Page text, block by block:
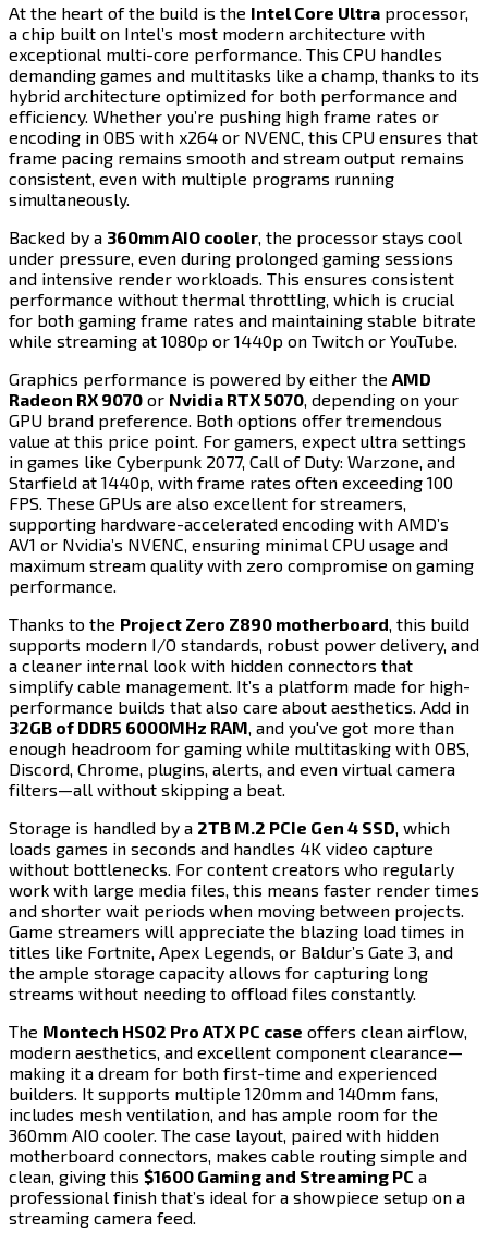
At the heart of the build is the ​​​​‌ ‍ ​‍​‍‌‍ ‌ ​‍‌‍‍‌‌‍‌ ‌‍‍‌‌‍ ‍​‍​‍​ ‍‍​‍​‍‌ ​ ‌‍​‌‌‍ ‍‌‍‍‌‌ ‌​‌ ‍‌​‍ ‍‌‍‍‌‌‍ ​‍​‍​‍ ​​‍​‍‌‍‍​‌ ​‍‌‍‌‌‌‍‌‍​‍​‍​ ‍‍​‍​‍​‍ ‌‍​‌‌‍‌​‌‍ ‌‌‍‍‌‌‍ ‍​‍ ‌‍‍‌‌‍ ‍‌ ‌​‌‍‌‌‌‍ ‍‌ ‌​​‍ ‌‍‌‌‌‍‌​‌‍‍‌‌ ‌​​‍ ‌‍ ‌‌‍ ‌‍‌​‌‍‌‌​ ‌‌ ​​‌ ​‍‌‍‌‌‌ ​ ‌‍‌‌‌‍ ‍‌ ‌​‌‍​‌‌ ‌​‌‍‍‌‌‍ ‌‍ ‍​ ‍ ‌‍‍‌‌‍‌​​ ‌​ ​‌​ ‌​​ ‍‌‌‍‌​‌‍‌‍​ ‌‍​ ​‌‌‍‌​​‍ ‌​ ​‌​ ​‌​ ‌ ‌‍​‌​‍ ‌​ ‌​‌‍‌‍​ ‌ ​ ​‍​‍ ‌‌‍​‌​ ​‌‌‍‌‍​ ‌‌​‍ ‌​ ‌​​ ‌‍​ ​‍​ ‌ ​ ‌‍‌‍​‌​ ‌​​ ​‍‌‍‌‍​ ‌‌‌‍‌‍‌‍‌​​ ‍ ‌ ‌​‌ ‍‌‌ ​​‌‍‌‌​ ‌‌‍​‍‌ ‌‌‌‍‍‌‌‍ ​‌‍‌​​ ‍ ‌ ​​‌‍​‌‌ ‌​‌‍‍​​ ‌‌‍‍‌​ ​‌​ ‍​‌‍ ‍‌‌ ‌‍ ​‌‍ ‌‍ ‍‌‍‌ ‌‌ ‌‍‌​‌‍‌‌‌ ​ ‌‍​ ​‍‌‌​ ‌‌‌​​‍‌‌ ‌‍‍ ‌‍‌‌‌ ‍‌​‍‌‌​ ​ ‌​‌​​‍‌‌​ ​ ‌​‌​​‍‌‌​ ​‍​ ​‍‌‍‌‌‌‍ ‍​‍‌‌​ ​‍​ ​‍​‍‌‌​ ‌‌‌​‌​​‍ ‍‌ ‌‍‌‍​‌‌‍ ​‌ ‌‌‌‍‌‌​‍‌‌​ ‌‌‌​​‍‌‌ ‌‍‍ ‌‍‌‌‌ ‍‌​‍‌‌​ ​ ‌​‌​​‍‌‌​ ​ ‌​‌​​‍‌‌​ ​‍​ ​‍​ ‍‌​ ‌‌‌‍​‍‌‍‌​​ ‌​​ ‌‍​ ‌‍​ ‍​‌‍‌‍​ ​‍​ ​​‌‍‌‌​‍‌‌​ ​‍​ ​‍​‍‌‌​ ‌‌‌​‌​​‍ ‍‌‍​ ‌‍‍​‌‍‍‌‌‍ ​‌‍‌​‌ ​‍‌‍‌‌‌‍ ‍​‍‌‌​ ‌‌‌​​‍‌‌ ‌‍‍ ‌‍‌‌‌ ‍‌​‍‌‌​ ​ ‌​‌​​‍‌‌​ ​ ‌​‌​​‍‌‌​ ​‍​ ​‍​ ​ ​ ‌​​ ​‌​ ​‍​ ‍​‌‍​‌​ ​ ​ ‌‍​ ‌‌‌‍​ ​ ‌​​ ‌ ​‍‌‌​ ​‍​ ​‍​‍‌‌​ ‌‌‌​‌​​‍ ‍‌ ‌​‌‍‌‌‌ ‍​‌ ‌​​ ‌‍​‍‌‍​‌‌ ​ ‌‍‌‌‌‌‌‌‌ ​‍‌‍ ​​ ‌​‍‌‌​ ​‍‌​‌‍‌‍​‌‌‍‌​‌‍ ‌‌‍‍‌‌‍ ‍​‍‌‍‌‍‍‌‌‍‌​​ ‌​ ​‌​ ‌​​ ‍‌‌‍‌​‌‍‌‍​ ‌‍​ ​‌‌‍‌​​‍ ‌​ ​‌​ ​‌​ ‌ ‌‍​‌​‍ ‌​ ‌​‌‍‌‍​ ‌ ​ ​‍​‍ ‌‌‍​‌​ ​‌‌‍‌‍​ ‌‌​‍ ‌​ ‌​​ ‌‍​ ​‍​ ‌ ​ ‌‍‌‍​‌​ ‌​​ ​‍‌‍‌‍​ ‌‌‌‍‌‍‌‍‌​​‍‌‍‌ ‌​‌ ‍‌‌ ​​‌‍‌‌​ ‌‌‍​‍‌ ‌‌‌‍‍‌‌‍ ​‌‍‌​​‍‌‍‌ ​​‌‍​‌‌ ‌​‌‍‍​​ ‌‌‍‍‌​ ​‌​ ‍​‌‍ ‍‌‌ ‌‍ ​‌‍ ‌‍ ‍‌‍‌ ‌‌ ‌‍‌​‌‍‌‌‌ ​ ‌‍​ ​‍‌‌​ ‌‌‌​​‍‌‌ ‌‍‍ ‌‍‌‌‌ ‍‌​‍‌‌​ ​ ‌​‌​​‍‌‌​ ​ ‌​‌​​‍‌‌​ ​‍​ ​‍‌‍‌‌‌‍ ‍​‍‌‌​ ​‍​ ​‍​‍‌‌​ ‌‌‌​‌​​‍ ‍‌ ‌‍‌‍​‌‌‍ ​‌ ‌‌‌‍‌‌​‍‌‌​ ‌‌‌​​‍‌‌ ‌‍‍ ‌‍‌‌‌ ‍‌​‍‌‌​ ​ ‌​‌​​‍‌‌​ ​ ‌​‌​​‍‌‌​ ​‍​ ​‍​ ‍‌​ ‌‌‌‍​‍‌‍‌​​ ‌​​ ‌‍​ ‌‍​ ‍​‌‍‌‍​ ​‍​ ​​‌‍‌‌​‍‌‌​ ​‍​ ​‍​‍‌‌​ ‌‌‌​‌​​‍ ‍‌‍​ ‌‍‍​‌‍‍‌‌‍ ​‌‍‌​‌ ​‍‌‍‌‌‌‍ ‍​‍‌‌​ ‌‌‌​​‍‌‌ ‌‍‍ ‌‍‌‌‌ ‍‌​‍‌‌​ ​ ‌​‌​​‍‌‌​ ​ ‌​‌​​‍‌‌​ ​‍​ ​‍​ ​ ​ ‌​​ ​‌​ ​‍​ ‍​‌‍​‌​ ​ ​ ‌‍​ ‌‌‌‍​ ​ ‌​​ ‌ ​‍‌‌​ ​‍​ ​‍​‍‌‌​ ‌‌‌​‌​​‍ ‍‌ ‌​‌‍‌‌‌ ‍​‌ ‌​​‍‌‍‌ ​​‌‍‌‌‌ ​‍‌ ​ ‌ ​​‌‍‌‌‌‍​ ‌ ‌​‌‍‍‌‌ ‌‍‌‍‌‌​ ‌‌ ​​‌ ‌‌‌‍​‍‌‍ ​‌‍‍‌‌ ​ ‌‍‍​‌‍‌‌‌‍‌​​‍​‍‌ ‌ Intel Core Ultra​​​​‌ ‍ ​‍​‍‌‍ ‌ ​‍‌‍‍‌‌‍‌ ‌‍‍‌‌‍ ‍​‍​‍​ ‍‍​‍​‍‌ ​ ‌‍​‌‌‍ ‍‌‍‍‌‌ ‌​‌ ‍‌​‍ ‍‌‍‍‌‌‍ ​‍​‍​‍ ​​‍​‍‌‍‍​‌ ​‍‌‍‌‌‌‍‌‍​‍​‍​ ‍‍​‍​‍​‍ ‌‍​‌‌‍‌​‌‍ ‌‌‍‍‌‌‍ ‍​‍ ‌‍‍‌‌‍ ‍‌ ‌​‌‍‌‌‌‍ ‍‌ ‌​​‍ ‌‍‌‌‌‍‌​‌‍‍‌‌ ‌​​‍ ‌‍ ‌‌‍ ‌‍‌​‌‍‌‌​ ‌‌ ​​‌ ​‍‌‍‌‌‌ ​ ‌‍‌‌‌‍ ‍‌ ‌​‌‍​‌‌ ‌​‌‍‍‌‌‍ ‌‍ ‍​ ‍ ‌‍‍‌‌‍‌​​ ‌​ ​‌​ ‌​​ ‍‌‌‍‌​‌‍‌‍​ ‌‍​ ​‌‌‍‌​​‍ ‌​ ​‌​ ​‌​ ‌ ‌‍​‌​‍ ‌​ ‌​‌‍‌‍​ ‌ ​ ​‍​‍ ‌‌‍​‌​ ​‌‌‍‌‍​ ‌‌​‍ ‌​ ‌​​ ‌‍​ ​‍​ ‌ ​ ‌‍‌‍​‌​ ‌​​ ​‍‌‍‌‍​ ‌‌‌‍‌‍‌‍‌​​ ‍ ‌ ‌​‌ ‍‌‌ ​​‌‍‌‌​ ‌‌‍​‍‌ ‌‌‌‍‍‌‌‍ ​‌‍‌​​ ‍ ‌ ​​‌‍​‌‌ ‌​‌‍‍​​ ‌‌‍‍‌​ ​‌​ ‍​‌‍ ‍‌‌ ‌‍ ​‌‍ ‌‍ ‍‌‍‌ ‌‌ ‌‍‌​‌‍‌‌‌ ​ ‌‍​ ​‍‌‌​ ‌‌‌​​‍‌‌ ‌‍‍ ‌‍‌‌‌ ‍‌​‍‌‌​ ​ ‌​‌​​‍‌‌​ ​ ‌​‌​​‍‌‌​ ​‍​ ​‍‌‍‌‌‌‍ ‍​‍‌‌​ ​‍​ ​‍​‍‌‌​ ‌‌‌​‌​​‍ ‍‌ ‌‍‌‍​‌‌‍ ​‌ ‌‌‌‍‌‌​‍‌‌​ ‌‌‌​​‍‌‌ ‌‍‍ ‌‍‌‌‌ ‍‌​‍‌‌​ ​ ‌​‌​​‍‌‌​ ​ ‌​‌​​‍‌‌​ ​‍​ ​‍​ ‍‌​ ‌‌‌‍​‍‌‍‌​​ ‌​​ ‌‍​ ‌‍​ ‍​‌‍‌‍​ ​‍​ ​​‌‍‌‌​‍‌‌​ ​‍​ ​‍​‍‌‌​ ‌‌‌​‌​​‍ ‍‌‍​ ‌‍‍​‌‍‍‌‌‍ ​‌‍‌​‌ ​‍‌‍‌‌‌‍ ‍​‍‌‌​ ‌‌‌​​‍‌‌ ‌‍‍ ‌‍‌‌‌ ‍‌​‍‌‌​ ​ ‌​‌​​‍‌‌​ ​ ‌​‌​​‍‌‌​ ​‍​ ​‍​ ‌​​ ​​‌‍​‌‌‍‌‍​ ‌​​ ‌‌​ ‌ ​ ‍​​ ‌​‌‍​‌‌‍‌‍​ ‌​​‍‌‌​ ​‍​ ​‍​‍‌‌​ ‌‌‌​‌​​‍ ‍‌ ‌​‌‍‌‌‌ ‍​‌ ‌​​ ‌‍​‍‌‍​‌‌ ​ ‌‍‌‌‌‌‌‌‌ ​‍‌‍ ​​ ‌​‍‌‌​ ​‍‌​‌‍‌‍​‌‌‍‌​‌‍ ‌‌‍‍‌‌‍ ‍​‍‌‍‌‍‍‌‌‍‌​​ ‌​ ​‌​ ‌​​ ‍‌‌‍‌​‌‍‌‍​ ‌‍​ ​‌‌‍‌​​‍ ‌​ ​‌​ ​‌​ ‌ ‌‍​‌​‍ ‌​ ‌​‌‍‌‍​ ‌ ​ ​‍​‍ ‌‌‍​‌​ ​‌‌‍‌‍​ ‌‌​‍ ‌​ ‌​​ ‌‍​ ​‍​ ‌ ​ ‌‍‌‍​‌​ ‌​​ ​‍‌‍‌‍​ ‌‌‌‍‌‍‌‍‌​​‍‌‍‌ ‌​‌ ‍‌‌ ​​‌‍‌‌​ ‌‌‍​‍‌ ‌‌‌‍‍‌‌‍ ​‌‍‌​​‍‌‍‌ ​​‌‍​‌‌ ‌​‌‍‍​​ ‌‌‍‍‌​ ​‌​ ‍​‌‍ ‍‌‌ ‌‍ ​‌‍ ‌‍ ‍‌‍‌ ‌‌ ‌‍‌​‌‍‌‌‌ ​ ‌‍​ ​‍‌‌​ ‌‌‌​​‍‌‌ ‌‍‍ ‌‍‌‌‌ ‍‌​‍‌‌​ ​ ‌​‌​​‍‌‌​ ​ ‌​‌​​‍‌‌​ ​‍​ ​‍‌‍‌‌‌‍ ‍​‍‌‌​ ​‍​ ​‍​‍‌‌​ ‌‌‌​‌​​‍ ‍‌ ‌‍‌‍​‌‌‍ ​‌ ‌‌‌‍‌‌​‍‌‌​ ‌‌‌​​‍‌‌ ‌‍‍ ‌‍‌‌‌ ‍‌​‍‌‌​ ​ ‌​‌​​‍‌‌​ ​ ‌​‌​​‍‌‌​ ​‍​ ​‍​ ‍‌​ ‌‌‌‍​‍‌‍‌​​ ‌​​ ‌‍​ ‌‍​ ‍​‌‍‌‍​ ​‍​ ​​‌‍‌‌​‍‌‌​ ​‍​ ​‍​‍‌‌​ ‌‌‌​‌​​‍ ‍‌‍​ ‌‍‍​‌‍‍‌‌‍ ​‌‍‌​‌ ​‍‌‍‌‌‌‍ ‍​‍‌‌​ ‌‌‌​​‍‌‌ ‌‍‍ ‌‍‌‌‌ ‍‌​‍‌‌​ ​ ‌​‌​​‍‌‌​ ​ ‌​‌​​‍‌‌​ ​‍​ ​‍​ ‌​​ ​​‌‍​‌‌‍‌‍​ ‌​​ ‌‌​ ‌ ​ ‍​​ ‌​‌‍​‌‌‍‌‍​ ‌​​‍‌‌​ ​‍​ ​‍​‍‌‌​ ‌‌‌​‌​​‍ ‍‌ ‌​‌‍‌‌‌ ‍​‌ ‌​​‍‌‍‌ ​​‌‍‌‌‌ ​‍‌ ​ ‌ ​​‌‍‌‌‌‍​ ‌ ‌​‌‍‍‌‌ ‌‍‌‍‌‌​ ‌‌ ​​‌ ‌‌‌‍​‍‌‍ ​‌‍‍‌‌ ​ ‌‍‍​‌‍‌‌‌‍‌​​‍​‍‌ ‌ processor,
a chip built on Intel’s most modern architecture with
exceptional multi-core performance. This CPU handles
demanding games and multitasks like a champ, thanks to its
hybrid architecture optimized for both performance and
efficiency. Whether you’re pushing high frame rates or
encoding in OBS with x264 or NVENC, this CPU ensures that
frame pacing remains smooth and stream output remains
consistent, even with multiple programs running
simultaneously.​​​​‌ ‍ ​‍​‍‌‍ ‌ ​‍‌‍‍‌‌‍‌ ‌‍‍‌‌‍ ‍​‍​‍​ ‍‍​‍​‍‌ ​ ‌‍​‌‌‍ ‍‌‍‍‌‌ ‌​‌ ‍‌​‍ ‍‌‍‍‌‌‍ ​‍​‍​‍ ​​‍​‍‌‍‍​‌ ​‍‌‍‌‌‌‍‌‍​‍​‍​ ‍‍​‍​‍​‍ ‌‍​‌‌‍‌​‌‍ ‌‌‍‍‌‌‍ ‍​‍ ‌‍‍‌‌‍ ‍‌ ‌​‌‍‌‌‌‍ ‍‌ ‌​​‍ ‌‍‌‌‌‍‌​‌‍‍‌‌ ‌​​‍ ‌‍ ‌‌‍ ‌‍‌​‌‍‌‌​ ‌‌ ​​‌ ​‍‌‍‌‌‌ ​ ‌‍‌‌‌‍ ‍‌ ‌​‌‍​‌‌ ‌​‌‍‍‌‌‍ ‌‍ ‍​ ‍ ‌‍‍‌‌‍‌​​ ‌​ ​‌​ ‌​​ ‍‌‌‍‌​‌‍‌‍​ ‌‍​ ​‌‌‍‌​​‍ ‌​ ​‌​ ​‌​ ‌ ‌‍​‌​‍ ‌​ ‌​‌‍‌‍​ ‌ ​ ​‍​‍ ‌‌‍​‌​ ​‌‌‍‌‍​ ‌‌​‍ ‌​ ‌​​ ‌‍​ ​‍​ ‌ ​ ‌‍‌‍​‌​ ‌​​ ​‍‌‍‌‍​ ‌‌‌‍‌‍‌‍‌​​ ‍ ‌ ‌​‌ ‍‌‌ ​​‌‍‌‌​ ‌‌‍​‍‌ ‌‌‌‍‍‌‌‍ ​‌‍‌​​ ‍ ‌ ​​‌‍​‌‌ ‌​‌‍‍​​ ‌‌‍‍‌​ ​‌​ ‍​‌‍ ‍‌‌ ‌‍ ​‌‍ ‌‍ ‍‌‍‌ ‌‌ ‌‍‌​‌‍‌‌‌ ​ ‌‍​ ​‍‌‌​ ‌‌‌​​‍‌‌ ‌‍‍ ‌‍‌‌‌ ‍‌​‍‌‌​ ​ ‌​‌​​‍‌‌​ ​ ‌​‌​​‍‌‌​ ​‍​ ​‍‌‍‌‌‌‍ ‍​‍‌‌​ ​‍​ ​‍​‍‌‌​ ‌‌‌​‌​​‍ ‍‌ ‌‍‌‍​‌‌‍ ​‌ ‌‌‌‍‌‌​‍‌‌​ ‌‌‌​​‍‌‌ ‌‍‍ ‌‍‌‌‌ ‍‌​‍‌‌​ ​ ‌​‌​​‍‌‌​ ​ ‌​‌​​‍‌‌​ ​‍​ ​‍​ ‍‌​ ‌‌‌‍​‍‌‍‌​​ ‌​​ ‌‍​ ‌‍​ ‍​‌‍‌‍​ ​‍​ ​​‌‍‌‌​‍‌‌​ ​‍​ ​‍​‍‌‌​ ‌‌‌​‌​​‍ ‍‌‍​ ‌‍‍​‌‍‍‌‌‍ ​‌‍‌​‌ ​‍‌‍‌‌‌‍ ‍​‍‌‌​ ‌‌‌​​‍‌‌ ‌‍‍ ‌‍‌‌‌ ‍‌​‍‌‌​ ​ ‌​‌​​‍‌‌​ ​ ‌​‌​​‍‌‌​ ​‍​ ​‍‌‍‌‍‌‍‌‍‌‍‌​‌‍‌‌‌‍‌‍‌‍‌‍‌‍​‌‌‍‌‌‌‍​ ​ ‌‌​ ​​​ ‌‍​‍‌‌​ ​‍​ ​‍​‍‌‌​ ‌‌‌​‌​​‍ ‍‌ ‌​‌‍‌‌‌ ‍​‌ ‌​​ ‌‍​‍‌‍​‌‌ ​ ‌‍‌‌‌‌‌‌‌ ​‍‌‍ ​​ ‌​‍‌‌​ ​‍‌​‌‍‌‍​‌‌‍‌​‌‍ ‌‌‍‍‌‌‍ ‍​‍‌‍‌‍‍‌‌‍‌​​ ‌​ ​‌​ ‌​​ ‍‌‌‍‌​‌‍‌‍​ ‌‍​ ​‌‌‍‌​​‍ ‌​ ​‌​ ​‌​ ‌ ‌‍​‌​‍ ‌​ ‌​‌‍‌‍​ ‌ ​ ​‍​‍ ‌‌‍​‌​ ​‌‌‍‌‍​ ‌‌​‍ ‌​ ‌​​ ‌‍​ ​‍​ ‌ ​ ‌‍‌‍​‌​ ‌​​ ​‍‌‍‌‍​ ‌‌‌‍‌‍‌‍‌​​‍‌‍‌ ‌​‌ ‍‌‌ ​​‌‍‌‌​ ‌‌‍​‍‌ ‌‌‌‍‍‌‌‍ ​‌‍‌​​‍‌‍‌ ​​‌‍​‌‌ ‌​‌‍‍​​ ‌‌‍‍‌​ ​‌​ ‍​‌‍ ‍‌‌ ‌‍ ​‌‍ ‌‍ ‍‌‍‌ ‌‌ ‌‍‌​‌‍‌‌‌ ​ ‌‍​ ​‍‌‌​ ‌‌‌​​‍‌‌ ‌‍‍ ‌‍‌‌‌ ‍‌​‍‌‌​ ​ ‌​‌​​‍‌‌​ ​ ‌​‌​​‍‌‌​ ​‍​ ​‍‌‍‌‌‌‍ ‍​‍‌‌​ ​‍​ ​‍​‍‌‌​ ‌‌‌​‌​​‍ ‍‌ ‌‍‌‍​‌‌‍ ​‌ ‌‌‌‍‌‌​‍‌‌​ ‌‌‌​​‍‌‌ ‌‍‍ ‌‍‌‌‌ ‍‌​‍‌‌​ ​ ‌​‌​​‍‌‌​ ​ ‌​‌​​‍‌‌​ ​‍​ ​‍​ ‍‌​ ‌‌‌‍​‍‌‍‌​​ ‌​​ ‌‍​ ‌‍​ ‍​‌‍‌‍​ ​‍​ ​​‌‍‌‌​‍‌‌​ ​‍​ ​‍​‍‌‌​ ‌‌‌​‌​​‍ ‍‌‍​ ‌‍‍​‌‍‍‌‌‍ ​‌‍‌​‌ ​‍‌‍‌‌‌‍ ‍​‍‌‌​ ‌‌‌​​‍‌‌ ‌‍‍ ‌‍‌‌‌ ‍‌​‍‌‌​ ​ ‌​‌​​‍‌‌​ ​ ‌​‌​​‍‌‌​ ​‍​ ​‍‌‍‌‍‌‍‌‍‌‍‌​‌‍‌‌‌‍‌‍‌‍‌‍‌‍​‌‌‍‌‌‌‍​ ​ ‌‌​ ​​​ ‌‍​‍‌‌​ ​‍​ ​‍​‍‌‌​ ‌‌‌​‌​​‍ ‍‌ ‌​‌‍‌‌‌ ‍​‌ ‌​​‍‌‍‌ ​​‌‍‌‌‌ ​‍‌ ​ ‌ ​​‌‍‌‌‌‍​ ‌ ‌​‌‍‍‌‌ ‌‍‌‍‌‌​ ‌‌ ​​‌ ‌‌‌‍​‍‌‍ ​‌‍‍‌‌ ​ ‌‍‍​‌‍‌‌‌‍‌​​‍​‍‌ ‌
Backed by a ​​​​‌ ‍ ​‍​‍‌‍ ‌ ​‍‌‍‍‌‌‍‌ ‌‍‍‌‌‍ ‍​‍​‍​ ‍‍​‍​‍‌ ​ ‌‍​‌‌‍ ‍‌‍‍‌‌ ‌​‌ ‍‌​‍ ‍‌‍‍‌‌‍ ​‍​‍​‍ ​​‍​‍‌‍‍​‌ ​‍‌‍‌‌‌‍‌‍​‍​‍​ ‍‍​‍​‍​‍ ‌‍​‌‌‍‌​‌‍ ‌‌‍‍‌‌‍ ‍​‍ ‌‍‍‌‌‍ ‍‌ ‌​‌‍‌‌‌‍ ‍‌ ‌​​‍ ‌‍‌‌‌‍‌​‌‍‍‌‌ ‌​​‍ ‌‍ ‌‌‍ ‌‍‌​‌‍‌‌​ ‌‌ ​​‌ ​‍‌‍‌‌‌ ​ ‌‍‌‌‌‍ ‍‌ ‌​‌‍​‌‌ ‌​‌‍‍‌‌‍ ‌‍ ‍​ ‍ ‌‍‍‌‌‍‌​​ ‌​ ​‌​ ‌​​ ‍‌‌‍‌​‌‍‌‍​ ‌‍​ ​‌‌‍‌​​‍ ‌​ ​‌​ ​‌​ ‌ ‌‍​‌​‍ ‌​ ‌​‌‍‌‍​ ‌ ​ ​‍​‍ ‌‌‍​‌​ ​‌‌‍‌‍​ ‌‌​‍ ‌​ ‌​​ ‌‍​ ​‍​ ‌ ​ ‌‍‌‍​‌​ ‌​​ ​‍‌‍‌‍​ ‌‌‌‍‌‍‌‍‌​​ ‍ ‌ ‌​‌ ‍‌‌ ​​‌‍‌‌​ ‌‌‍​‍‌ ‌‌‌‍‍‌‌‍ ​‌‍‌​​ ‍ ‌ ​​‌‍​‌‌ ‌​‌‍‍​​ ‌‌‍‍‌​ ​‌​ ‍​‌‍ ‍‌‌ ‌‍ ​‌‍ ‌‍ ‍‌‍‌ ‌‌ ‌‍‌​‌‍‌‌‌ ​ ‌‍​ ​‍‌‌​ ‌‌‌​​‍‌‌ ‌‍‍ ‌‍‌‌‌ ‍‌​‍‌‌​ ​ ‌​‌​​‍‌‌​ ​ ‌​‌​​‍‌‌​ ​‍​ ​‍‌‍‌‌‌‍ ‍​‍‌‌​ ​‍​ ​‍​‍‌‌​ ‌‌‌​‌​​‍ ‍‌ ‌‍‌‍​‌‌‍ ​‌ ‌‌‌‍‌‌​‍‌‌​ ‌‌‌​​‍‌‌ ‌‍‍ ‌‍‌‌‌ ‍‌​‍‌‌​ ​ ‌​‌​​‍‌‌​ ​ ‌​‌​​‍‌‌​ ​‍​ ​‍‌‍​ ​ ​‍​ ​​‌‍​‌‌‍​‍‌‍​ ‌‍‌​​ ‌‌‌‍‌​​ ‍​​ ‍​​ ‌ ​‍‌‌​ ​‍​ ​‍​‍‌‌​ ‌‌‌​‌​​‍ ‍‌‍​ ‌‍‍​‌‍‍‌‌‍ ​‌‍‌​‌ ​‍‌‍‌‌‌‍ ‍​‍‌‌​ ‌‌‌​​‍‌‌ ‌‍‍ ‌‍‌‌‌ ‍‌​‍‌‌​ ​ ‌​‌​​‍‌‌​ ​ ‌​‌​​‍‌‌​ ​‍​ ​‍​ ​ ​ ​ ‌‍​ ​ ​​​ ​ ​ ‌ ‌‍‌‍​ ‌ ‌‍‌‍‌‍‌​​ ​​‌‍​‍​‍‌‌​ ​‍​ ​‍​‍‌‌​ ‌‌‌​‌​​‍ ‍‌ ‌​‌‍‌‌‌ ‍​‌ ‌​​ ‌‍​‍‌‍​‌‌ ​ ‌‍‌‌‌‌‌‌‌ ​‍‌‍ ​​ ‌​‍‌‌​ ​‍‌​‌‍‌‍​‌‌‍‌​‌‍ ‌‌‍‍‌‌‍ ‍​‍‌‍‌‍‍‌‌‍‌​​ ‌​ ​‌​ ‌​​ ‍‌‌‍‌​‌‍‌‍​ ‌‍​ ​‌‌‍‌​​‍ ‌​ ​‌​ ​‌​ ‌ ‌‍​‌​‍ ‌​ ‌​‌‍‌‍​ ‌ ​ ​‍​‍ ‌‌‍​‌​ ​‌‌‍‌‍​ ‌‌​‍ ‌​ ‌​​ ‌‍​ ​‍​ ‌ ​ ‌‍‌‍​‌​ ‌​​ ​‍‌‍‌‍​ ‌‌‌‍‌‍‌‍‌​​‍‌‍‌ ‌​‌ ‍‌‌ ​​‌‍‌‌​ ‌‌‍​‍‌ ‌‌‌‍‍‌‌‍ ​‌‍‌​​‍‌‍‌ ​​‌‍​‌‌ ‌​‌‍‍​​ ‌‌‍‍‌​ ​‌​ ‍​‌‍ ‍‌‌ ‌‍ ​‌‍ ‌‍ ‍‌‍‌ ‌‌ ‌‍‌​‌‍‌‌‌ ​ ‌‍​ ​‍‌‌​ ‌‌‌​​‍‌‌ ‌‍‍ ‌‍‌‌‌ ‍‌​‍‌‌​ ​ ‌​‌​​‍‌‌​ ​ ‌​‌​​‍‌‌​ ​‍​ ​‍‌‍‌‌‌‍ ‍​‍‌‌​ ​‍​ ​‍​‍‌‌​ ‌‌‌​‌​​‍ ‍‌ ‌‍‌‍​‌‌‍ ​‌ ‌‌‌‍‌‌​‍‌‌​ ‌‌‌​​‍‌‌ ‌‍‍ ‌‍‌‌‌ ‍‌​‍‌‌​ ​ ‌​‌​​‍‌‌​ ​ ‌​‌​​‍‌‌​ ​‍​ ​‍‌‍​ ​ ​‍​ ​​‌‍​‌‌‍​‍‌‍​ ‌‍‌​​ ‌‌‌‍‌​​ ‍​​ ‍​​ ‌ ​‍‌‌​ ​‍​ ​‍​‍‌‌​ ‌‌‌​‌​​‍ ‍‌‍​ ‌‍‍​‌‍‍‌‌‍ ​‌‍‌​‌ ​‍‌‍‌‌‌‍ ‍​‍‌‌​ ‌‌‌​​‍‌‌ ‌‍‍ ‌‍‌‌‌ ‍‌​‍‌‌​ ​ ‌​‌​​‍‌‌​ ​ ‌​‌​​‍‌‌​ ​‍​ ​‍​ ​ ​ ​ ‌‍​ ​ ​​​ ​ ​ ‌ ‌‍‌‍​ ‌ ‌‍‌‍‌‍‌​​ ​​‌‍​‍​‍‌‌​ ​‍​ ​‍​‍‌‌​ ‌‌‌​‌​​‍ ‍‌ ‌​‌‍‌‌‌ ‍​‌ ‌​​‍‌‍‌ ​​‌‍‌‌‌ ​‍‌ ​ ‌ ​​‌‍‌‌‌‍​ ‌ ‌​‌‍‍‌‌ ‌‍‌‍‌‌​ ‌‌ ​​‌ ‌‌‌‍​‍‌‍ ​‌‍‍‌‌ ​ ‌‍‍​‌‍‌‌‌‍‌​​‍​‍‌ ‌ 360mm AIO cooler​​​​‌ ‍ ​‍​‍‌‍ ‌ ​‍‌‍‍‌‌‍‌ ‌‍‍‌‌‍ ‍​‍​‍​ ‍‍​‍​‍‌ ​ ‌‍​‌‌‍ ‍‌‍‍‌‌ ‌​‌ ‍‌​‍ ‍‌‍‍‌‌‍ ​‍​‍​‍ ​​‍​‍‌‍‍​‌ ​‍‌‍‌‌‌‍‌‍​‍​‍​ ‍‍​‍​‍​‍ ‌‍​‌‌‍‌​‌‍ ‌‌‍‍‌‌‍ ‍​‍ ‌‍‍‌‌‍ ‍‌ ‌​‌‍‌‌‌‍ ‍‌ ‌​​‍ ‌‍‌‌‌‍‌​‌‍‍‌‌ ‌​​‍ ‌‍ ‌‌‍ ‌‍‌​‌‍‌‌​ ‌‌ ​​‌ ​‍‌‍‌‌‌ ​ ‌‍‌‌‌‍ ‍‌ ‌​‌‍​‌‌ ‌​‌‍‍‌‌‍ ‌‍ ‍​ ‍ ‌‍‍‌‌‍‌​​ ‌​ ​‌​ ‌​​ ‍‌‌‍‌​‌‍‌‍​ ‌‍​ ​‌‌‍‌​​‍ ‌​ ​‌​ ​‌​ ‌ ‌‍​‌​‍ ‌​ ‌​‌‍‌‍​ ‌ ​ ​‍​‍ ‌‌‍​‌​ ​‌‌‍‌‍​ ‌‌​‍ ‌​ ‌​​ ‌‍​ ​‍​ ‌ ​ ‌‍‌‍​‌​ ‌​​ ​‍‌‍‌‍​ ‌‌‌‍‌‍‌‍‌​​ ‍ ‌ ‌​‌ ‍‌‌ ​​‌‍‌‌​ ‌‌‍​‍‌ ‌‌‌‍‍‌‌‍ ​‌‍‌​​ ‍ ‌ ​​‌‍​‌‌ ‌​‌‍‍​​ ‌‌‍‍‌​ ​‌​ ‍​‌‍ ‍‌‌ ‌‍ ​‌‍ ‌‍ ‍‌‍‌ ‌‌ ‌‍‌​‌‍‌‌‌ ​ ‌‍​ ​‍‌‌​ ‌‌‌​​‍‌‌ ‌‍‍ ‌‍‌‌‌ ‍‌​‍‌‌​ ​ ‌​‌​​‍‌‌​ ​ ‌​‌​​‍‌‌​ ​‍​ ​‍‌‍‌‌‌‍ ‍​‍‌‌​ ​‍​ ​‍​‍‌‌​ ‌‌‌​‌​​‍ ‍‌ ‌‍‌‍​‌‌‍ ​‌ ‌‌‌‍‌‌​‍‌‌​ ‌‌‌​​‍‌‌ ‌‍‍ ‌‍‌‌‌ ‍‌​‍‌‌​ ​ ‌​‌​​‍‌‌​ ​ ‌​‌​​‍‌‌​ ​‍​ ​‍‌‍​ ​ ​‍​ ​​‌‍​‌‌‍​‍‌‍​ ‌‍‌​​ ‌‌‌‍‌​​ ‍​​ ‍​​ ‌ ​‍‌‌​ ​‍​ ​‍​‍‌‌​ ‌‌‌​‌​​‍ ‍‌‍​ ‌‍‍​‌‍‍‌‌‍ ​‌‍‌​‌ ​‍‌‍‌‌‌‍ ‍​‍‌‌​ ‌‌‌​​‍‌‌ ‌‍‍ ‌‍‌‌‌ ‍‌​‍‌‌​ ​ ‌​‌​​‍‌‌​ ​ ‌​‌​​‍‌‌​ ​‍​ ​‍​ ​‍​ ‍​​ ​ ‌‍‌​​ ​ ​ ​‍​ ​‍‌‍​‌‌‍​‌​ ‍​​ ​ ‌‍​‌​‍‌‌​ ​‍​ ​‍​‍‌‌​ ‌‌‌​‌​​‍ ‍‌ ‌​‌‍‌‌‌ ‍​‌ ‌​​ ‌‍​‍‌‍​‌‌ ​ ‌‍‌‌‌‌‌‌‌ ​‍‌‍ ​​ ‌​‍‌‌​ ​‍‌​‌‍‌‍​‌‌‍‌​‌‍ ‌‌‍‍‌‌‍ ‍​‍‌‍‌‍‍‌‌‍‌​​ ‌​ ​‌​ ‌​​ ‍‌‌‍‌​‌‍‌‍​ ‌‍​ ​‌‌‍‌​​‍ ‌​ ​‌​ ​‌​ ‌ ‌‍​‌​‍ ‌​ ‌​‌‍‌‍​ ‌ ​ ​‍​‍ ‌‌‍​‌​ ​‌‌‍‌‍​ ‌‌​‍ ‌​ ‌​​ ‌‍​ ​‍​ ‌ ​ ‌‍‌‍​‌​ ‌​​ ​‍‌‍‌‍​ ‌‌‌‍‌‍‌‍‌​​‍‌‍‌ ‌​‌ ‍‌‌ ​​‌‍‌‌​ ‌‌‍​‍‌ ‌‌‌‍‍‌‌‍ ​‌‍‌​​‍‌‍‌ ​​‌‍​‌‌ ‌​‌‍‍​​ ‌‌‍‍‌​ ​‌​ ‍​‌‍ ‍‌‌ ‌‍ ​‌‍ ‌‍ ‍‌‍‌ ‌‌ ‌‍‌​‌‍‌‌‌ ​ ‌‍​ ​‍‌‌​ ‌‌‌​​‍‌‌ ‌‍‍ ‌‍‌‌‌ ‍‌​‍‌‌​ ​ ‌​‌​​‍‌‌​ ​ ‌​‌​​‍‌‌​ ​‍​ ​‍‌‍‌‌‌‍ ‍​‍‌‌​ ​‍​ ​‍​‍‌‌​ ‌‌‌​‌​​‍ ‍‌ ‌‍‌‍​‌‌‍ ​‌ ‌‌‌‍‌‌​‍‌‌​ ‌‌‌​​‍‌‌ ‌‍‍ ‌‍‌‌‌ ‍‌​‍‌‌​ ​ ‌​‌​​‍‌‌​ ​ ‌​‌​​‍‌‌​ ​‍​ ​‍‌‍​ ​ ​‍​ ​​‌‍​‌‌‍​‍‌‍​ ‌‍‌​​ ‌‌‌‍‌​​ ‍​​ ‍​​ ‌ ​‍‌‌​ ​‍​ ​‍​‍‌‌​ ‌‌‌​‌​​‍ ‍‌‍​ ‌‍‍​‌‍‍‌‌‍ ​‌‍‌​‌ ​‍‌‍‌‌‌‍ ‍​‍‌‌​ ‌‌‌​​‍‌‌ ‌‍‍ ‌‍‌‌‌ ‍‌​‍‌‌​ ​ ‌​‌​​‍‌‌​ ​ ‌​‌​​‍‌‌​ ​‍​ ​‍​ ​‍​ ‍​​ ​ ‌‍‌​​ ​ ​ ​‍​ ​‍‌‍​‌‌‍​‌​ ‍​​ ​ ‌‍​‌​‍‌‌​ ​‍​ ​‍​‍‌‌​ ‌‌‌​‌​​‍ ‍‌ ‌​‌‍‌‌‌ ‍​‌ ‌​​‍‌‍‌ ​​‌‍‌‌‌ ​‍‌ ​ ‌ ​​‌‍‌‌‌‍​ ‌ ‌​‌‍‍‌‌ ‌‍‌‍‌‌​ ‌‌ ​​‌ ‌‌‌‍​‍‌‍ ​‌‍‍‌‌ ​ ‌‍‍​‌‍‌‌‌‍‌​​‍​‍‌ ‌ , the processor stays cool
under pressure, even during prolonged gaming sessions
and intensive render workloads. This ensures consistent
performance without thermal throttling, which is crucial
for both gaming frame rates and maintaining stable bitrate
while streaming at 1080p or 1440p on Twitch or YouTube.​​​​‌ ‍ ​‍​‍‌‍ ‌ ​‍‌‍‍‌‌‍‌ ‌‍‍‌‌‍ ‍​‍​‍​ ‍‍​‍​‍‌ ​ ‌‍​‌‌‍ ‍‌‍‍‌‌ ‌​‌ ‍‌​‍ ‍‌‍‍‌‌‍ ​‍​‍​‍ ​​‍​‍‌‍‍​‌ ​‍‌‍‌‌‌‍‌‍​‍​‍​ ‍‍​‍​‍​‍ ‌‍​‌‌‍‌​‌‍ ‌‌‍‍‌‌‍ ‍​‍ ‌‍‍‌‌‍ ‍‌ ‌​‌‍‌‌‌‍ ‍‌ ‌​​‍ ‌‍‌‌‌‍‌​‌‍‍‌‌ ‌​​‍ ‌‍ ‌‌‍ ‌‍‌​‌‍‌‌​ ‌‌ ​​‌ ​‍‌‍‌‌‌ ​ ‌‍‌‌‌‍ ‍‌ ‌​‌‍​‌‌ ‌​‌‍‍‌‌‍ ‌‍ ‍​ ‍ ‌‍‍‌‌‍‌​​ ‌​ ​‌​ ‌​​ ‍‌‌‍‌​‌‍‌‍​ ‌‍​ ​‌‌‍‌​​‍ ‌​ ​‌​ ​‌​ ‌ ‌‍​‌​‍ ‌​ ‌​‌‍‌‍​ ‌ ​ ​‍​‍ ‌‌‍​‌​ ​‌‌‍‌‍​ ‌‌​‍ ‌​ ‌​​ ‌‍​ ​‍​ ‌ ​ ‌‍‌‍​‌​ ‌​​ ​‍‌‍‌‍​ ‌‌‌‍‌‍‌‍‌​​ ‍ ‌ ‌​‌ ‍‌‌ ​​‌‍‌‌​ ‌‌‍​‍‌ ‌‌‌‍‍‌‌‍ ​‌‍‌​​ ‍ ‌ ​​‌‍​‌‌ ‌​‌‍‍​​ ‌‌‍‍‌​ ​‌​ ‍​‌‍ ‍‌‌ ‌‍ ​‌‍ ‌‍ ‍‌‍‌ ‌‌ ‌‍‌​‌‍‌‌‌ ​ ‌‍​ ​‍‌‌​ ‌‌‌​​‍‌‌ ‌‍‍ ‌‍‌‌‌ ‍‌​‍‌‌​ ​ ‌​‌​​‍‌‌​ ​ ‌​‌​​‍‌‌​ ​‍​ ​‍‌‍‌‌‌‍ ‍​‍‌‌​ ​‍​ ​‍​‍‌‌​ ‌‌‌​‌​​‍ ‍‌ ‌‍‌‍​‌‌‍ ​‌ ‌‌‌‍‌‌​‍‌‌​ ‌‌‌​​‍‌‌ ‌‍‍ ‌‍‌‌‌ ‍‌​‍‌‌​ ​ ‌​‌​​‍‌‌​ ​ ‌​‌​​‍‌‌​ ​‍​ ​‍‌‍​ ​ ​‍​ ​​‌‍​‌‌‍​‍‌‍​ ‌‍‌​​ ‌‌‌‍‌​​ ‍​​ ‍​​ ‌ ​‍‌‌​ ​‍​ ​‍​‍‌‌​ ‌‌‌​‌​​‍ ‍‌‍​ ‌‍‍​‌‍‍‌‌‍ ​‌‍‌​‌ ​‍‌‍‌‌‌‍ ‍​‍‌‌​ ‌‌‌​​‍‌‌ ‌‍‍ ‌‍‌‌‌ ‍‌​‍‌‌​ ​ ‌​‌​​‍‌‌​ ​ ‌​‌​​‍‌‌​ ​‍​ ​‍​ ‌​‌‍​ ​ ​ ​ ‌ ‌‍​ ‌‍​ ​ ​​‌‍​‌‌‍‌‍​ ‌‍‌‍‌​‌‍‌‌​‍‌‌​ ​‍​ ​‍​‍‌‌​ ‌‌‌​‌​​‍ ‍‌ ‌​‌‍‌‌‌ ‍​‌ ‌​​ ‌‍​‍‌‍​‌‌ ​ ‌‍‌‌‌‌‌‌‌ ​‍‌‍ ​​ ‌​‍‌‌​ ​‍‌​‌‍‌‍​‌‌‍‌​‌‍ ‌‌‍‍‌‌‍ ‍​‍‌‍‌‍‍‌‌‍‌​​ ‌​ ​‌​ ‌​​ ‍‌‌‍‌​‌‍‌‍​ ‌‍​ ​‌‌‍‌​​‍ ‌​ ​‌​ ​‌​ ‌ ‌‍​‌​‍ ‌​ ‌​‌‍‌‍​ ‌ ​ ​‍​‍ ‌‌‍​‌​ ​‌‌‍‌‍​ ‌‌​‍ ‌​ ‌​​ ‌‍​ ​‍​ ‌ ​ ‌‍‌‍​‌​ ‌​​ ​‍‌‍‌‍​ ‌‌‌‍‌‍‌‍‌​​‍‌‍‌ ‌​‌ ‍‌‌ ​​‌‍‌‌​ ‌‌‍​‍‌ ‌‌‌‍‍‌‌‍ ​‌‍‌​​‍‌‍‌ ​​‌‍​‌‌ ‌​‌‍‍​​ ‌‌‍‍‌​ ​‌​ ‍​‌‍ ‍‌‌ ‌‍ ​‌‍ ‌‍ ‍‌‍‌ ‌‌ ‌‍‌​‌‍‌‌‌ ​ ‌‍​ ​‍‌‌​ ‌‌‌​​‍‌‌ ‌‍‍ ‌‍‌‌‌ ‍‌​‍‌‌​ ​ ‌​‌​​‍‌‌​ ​ ‌​‌​​‍‌‌​ ​‍​ ​‍‌‍‌‌‌‍ ‍​‍‌‌​ ​‍​ ​‍​‍‌‌​ ‌‌‌​‌​​‍ ‍‌ ‌‍‌‍​‌‌‍ ​‌ ‌‌‌‍‌‌​‍‌‌​ ‌‌‌​​‍‌‌ ‌‍‍ ‌‍‌‌‌ ‍‌​‍‌‌​ ​ ‌​‌​​‍‌‌​ ​ ‌​‌​​‍‌‌​ ​‍​ ​‍‌‍​ ​ ​‍​ ​​‌‍​‌‌‍​‍‌‍​ ‌‍‌​​ ‌‌‌‍‌​​ ‍​​ ‍​​ ‌ ​‍‌‌​ ​‍​ ​‍​‍‌‌​ ‌‌‌​‌​​‍ ‍‌‍​ ‌‍‍​‌‍‍‌‌‍ ​‌‍‌​‌ ​‍‌‍‌‌‌‍ ‍​‍‌‌​ ‌‌‌​​‍‌‌ ‌‍‍ ‌‍‌‌‌ ‍‌​‍‌‌​ ​ ‌​‌​​‍‌‌​ ​ ‌​‌​​‍‌‌​ ​‍​ ​‍​ ‌​‌‍​ ​ ​ ​ ‌ ‌‍​ ‌‍​ ​ ​​‌‍​‌‌‍‌‍​ ‌‍‌‍‌​‌‍‌‌​‍‌‌​ ​‍​ ​‍​‍‌‌​ ‌‌‌​‌​​‍ ‍‌ ‌​‌‍‌‌‌ ‍​‌ ‌​​‍‌‍‌ ​​‌‍‌‌‌ ​‍‌ ​ ‌ ​​‌‍‌‌‌‍​ ‌ ‌​‌‍‍‌‌ ‌‍‌‍‌‌​ ‌‌ ​​‌ ‌‌‌‍​‍‌‍ ​‌‍‍‌‌ ​ ‌‍‍​‌‍‌‌‌‍‌​​‍​‍‌ ‌
Graphics performance is powered by either the ​​​​‌ ‍ ​‍​‍‌‍ ‌ ​‍‌‍‍‌‌‍‌ ‌‍‍‌‌‍ ‍​‍​‍​ ‍‍​‍​‍‌ ​ ‌‍​‌‌‍ ‍‌‍‍‌‌ ‌​‌ ‍‌​‍ ‍‌‍‍‌‌‍ ​‍​‍​‍ ​​‍​‍‌‍‍​‌ ​‍‌‍‌‌‌‍‌‍​‍​‍​ ‍‍​‍​‍​‍ ‌‍​‌‌‍‌​‌‍ ‌‌‍‍‌‌‍ ‍​‍ ‌‍‍‌‌‍ ‍‌ ‌​‌‍‌‌‌‍ ‍‌ ‌​​‍ ‌‍‌‌‌‍‌​‌‍‍‌‌ ‌​​‍ ‌‍ ‌‌‍ ‌‍‌​‌‍‌‌​ ‌‌ ​​‌ ​‍‌‍‌‌‌ ​ ‌‍‌‌‌‍ ‍‌ ‌​‌‍​‌‌ ‌​‌‍‍‌‌‍ ‌‍ ‍​ ‍ ‌‍‍‌‌‍‌​​ ‌​ ​‌​ ‌​​ ‍‌‌‍‌​‌‍‌‍​ ‌‍​ ​‌‌‍‌​​‍ ‌​ ​‌​ ​‌​ ‌ ‌‍​‌​‍ ‌​ ‌​‌‍‌‍​ ‌ ​ ​‍​‍ ‌‌‍​‌​ ​‌‌‍‌‍​ ‌‌​‍ ‌​ ‌​​ ‌‍​ ​‍​ ‌ ​ ‌‍‌‍​‌​ ‌​​ ​‍‌‍‌‍​ ‌‌‌‍‌‍‌‍‌​​ ‍ ‌ ‌​‌ ‍‌‌ ​​‌‍‌‌​ ‌‌‍​‍‌ ‌‌‌‍‍‌‌‍ ​‌‍‌​​ ‍ ‌ ​​‌‍​‌‌ ‌​‌‍‍​​ ‌‌‍‍‌​ ​‌​ ‍​‌‍ ‍‌‌ ‌‍ ​‌‍ ‌‍ ‍‌‍‌ ‌‌ ‌‍‌​‌‍‌‌‌ ​ ‌‍​ ​‍‌‌​ ‌‌‌​​‍‌‌ ‌‍‍ ‌‍‌‌‌ ‍‌​‍‌‌​ ​ ‌​‌​​‍‌‌​ ​ ‌​‌​​‍‌‌​ ​‍​ ​‍‌‍‌‌‌‍ ‍​‍‌‌​ ​‍​ ​‍​‍‌‌​ ‌‌‌​‌​​‍ ‍‌ ‌‍‌‍​‌‌‍ ​‌ ‌‌‌‍‌‌​‍‌‌​ ‌‌‌​​‍‌‌ ‌‍‍ ‌‍‌‌‌ ‍‌​‍‌‌​ ​ ‌​‌​​‍‌‌​ ​ ‌​‌​​‍‌‌​ ​‍​ ​‍‌‍‌​‌‍‌​​ ‌‍​ ​‍‌‍‌​‌‍‌​​ ‌‍​ ​‌​ ‌‍​ ‌​​ ‍‌​ ‌‌​‍‌‌​ ​‍​ ​‍​‍‌‌​ ‌‌‌​‌​​‍ ‍‌‍​ ‌‍‍​‌‍‍‌‌‍ ​‌‍‌​‌ ​‍‌‍‌‌‌‍ ‍​‍‌‌​ ‌‌‌​​‍‌‌ ‌‍‍ ‌‍‌‌‌ ‍‌​‍‌‌​ ​ ‌​‌​​‍‌‌​ ​ ‌​‌​​‍‌‌​ ​‍​ ​‍‌‍‌​​ ‍​​ ​​‌‍‌​‌‍‌‍​ ‍‌‌‍‌​​ ‍‌‌‍‌‍​ ‌​‌‍​‌‌‍‌​​‍‌‌​ ​‍​ ​‍​‍‌‌​ ‌‌‌​‌​​‍ ‍‌ ‌​‌‍‌‌‌ ‍​‌ ‌​​ ‌‍​‍‌‍​‌‌ ​ ‌‍‌‌‌‌‌‌‌ ​‍‌‍ ​​ ‌​‍‌‌​ ​‍‌​‌‍‌‍​‌‌‍‌​‌‍ ‌‌‍‍‌‌‍ ‍​‍‌‍‌‍‍‌‌‍‌​​ ‌​ ​‌​ ‌​​ ‍‌‌‍‌​‌‍‌‍​ ‌‍​ ​‌‌‍‌​​‍ ‌​ ​‌​ ​‌​ ‌ ‌‍​‌​‍ ‌​ ‌​‌‍‌‍​ ‌ ​ ​‍​‍ ‌‌‍​‌​ ​‌‌‍‌‍​ ‌‌​‍ ‌​ ‌​​ ‌‍​ ​‍​ ‌ ​ ‌‍‌‍​‌​ ‌​​ ​‍‌‍‌‍​ ‌‌‌‍‌‍‌‍‌​​‍‌‍‌ ‌​‌ ‍‌‌ ​​‌‍‌‌​ ‌‌‍​‍‌ ‌‌‌‍‍‌‌‍ ​‌‍‌​​‍‌‍‌ ​​‌‍​‌‌ ‌​‌‍‍​​ ‌‌‍‍‌​ ​‌​ ‍​‌‍ ‍‌‌ ‌‍ ​‌‍ ‌‍ ‍‌‍‌ ‌‌ ‌‍‌​‌‍‌‌‌ ​ ‌‍​ ​‍‌‌​ ‌‌‌​​‍‌‌ ‌‍‍ ‌‍‌‌‌ ‍‌​‍‌‌​ ​ ‌​‌​​‍‌‌​ ​ ‌​‌​​‍‌‌​ ​‍​ ​‍‌‍‌‌‌‍ ‍​‍‌‌​ ​‍​ ​‍​‍‌‌​ ‌‌‌​‌​​‍ ‍‌ ‌‍‌‍​‌‌‍ ​‌ ‌‌‌‍‌‌​‍‌‌​ ‌‌‌​​‍‌‌ ‌‍‍ ‌‍‌‌‌ ‍‌​‍‌‌​ ​ ‌​‌​​‍‌‌​ ​ ‌​‌​​‍‌‌​ ​‍​ ​‍‌‍‌​‌‍‌​​ ‌‍​ ​‍‌‍‌​‌‍‌​​ ‌‍​ ​‌​ ‌‍​ ‌​​ ‍‌​ ‌‌​‍‌‌​ ​‍​ ​‍​‍‌‌​ ‌‌‌​‌​​‍ ‍‌‍​ ‌‍‍​‌‍‍‌‌‍ ​‌‍‌​‌ ​‍‌‍‌‌‌‍ ‍​‍‌‌​ ‌‌‌​​‍‌‌ ‌‍‍ ‌‍‌‌‌ ‍‌​‍‌‌​ ​ ‌​‌​​‍‌‌​ ​ ‌​‌​​‍‌‌​ ​‍​ ​‍‌‍‌​​ ‍​​ ​​‌‍‌​‌‍‌‍​ ‍‌‌‍‌​​ ‍‌‌‍‌‍​ ‌​‌‍​‌‌‍‌​​‍‌‌​ ​‍​ ​‍​‍‌‌​ ‌‌‌​‌​​‍ ‍‌ ‌​‌‍‌‌‌ ‍​‌ ‌​​‍‌‍‌ ​​‌‍‌‌‌ ​‍‌ ​ ‌ ​​‌‍‌‌‌‍​ ‌ ‌​‌‍‍‌‌ ‌‍‌‍‌‌​ ‌‌ ​​‌ ‌‌‌‍​‍‌‍ ​‌‍‍‌‌ ​ ‌‍‍​‌‍‌‌‌‍‌​​‍​‍‌ ‌ AMD
Radeon RX 9070​​​​‌ ‍ ​‍​‍‌‍ ‌ ​‍‌‍‍‌‌‍‌ ‌‍‍‌‌‍ ‍​‍​‍​ ‍‍​‍​‍‌ ​ ‌‍​‌‌‍ ‍‌‍‍‌‌ ‌​‌ ‍‌​‍ ‍‌‍‍‌‌‍ ​‍​‍​‍ ​​‍​‍‌‍‍​‌ ​‍‌‍‌‌‌‍‌‍​‍​‍​ ‍‍​‍​‍​‍ ‌‍​‌‌‍‌​‌‍ ‌‌‍‍‌‌‍ ‍​‍ ‌‍‍‌‌‍ ‍‌ ‌​‌‍‌‌‌‍ ‍‌ ‌​​‍ ‌‍‌‌‌‍‌​‌‍‍‌‌ ‌​​‍ ‌‍ ‌‌‍ ‌‍‌​‌‍‌‌​ ‌‌ ​​‌ ​‍‌‍‌‌‌ ​ ‌‍‌‌‌‍ ‍‌ ‌​‌‍​‌‌ ‌​‌‍‍‌‌‍ ‌‍ ‍​ ‍ ‌‍‍‌‌‍‌​​ ‌​ ​‌​ ‌​​ ‍‌‌‍‌​‌‍‌‍​ ‌‍​ ​‌‌‍‌​​‍ ‌​ ​‌​ ​‌​ ‌ ‌‍​‌​‍ ‌​ ‌​‌‍‌‍​ ‌ ​ ​‍​‍ ‌‌‍​‌​ ​‌‌‍‌‍​ ‌‌​‍ ‌​ ‌​​ ‌‍​ ​‍​ ‌ ​ ‌‍‌‍​‌​ ‌​​ ​‍‌‍‌‍​ ‌‌‌‍‌‍‌‍‌​​ ‍ ‌ ‌​‌ ‍‌‌ ​​‌‍‌‌​ ‌‌‍​‍‌ ‌‌‌‍‍‌‌‍ ​‌‍‌​​ ‍ ‌ ​​‌‍​‌‌ ‌​‌‍‍​​ ‌‌‍‍‌​ ​‌​ ‍​‌‍ ‍‌‌ ‌‍ ​‌‍ ‌‍ ‍‌‍‌ ‌‌ ‌‍‌​‌‍‌‌‌ ​ ‌‍​ ​‍‌‌​ ‌‌‌​​‍‌‌ ‌‍‍ ‌‍‌‌‌ ‍‌​‍‌‌​ ​ ‌​‌​​‍‌‌​ ​ ‌​‌​​‍‌‌​ ​‍​ ​‍‌‍‌‌‌‍ ‍​‍‌‌​ ​‍​ ​‍​‍‌‌​ ‌‌‌​‌​​‍ ‍‌ ‌‍‌‍​‌‌‍ ​‌ ‌‌‌‍‌‌​‍‌‌​ ‌‌‌​​‍‌‌ ‌‍‍ ‌‍‌‌‌ ‍‌​‍‌‌​ ​ ‌​‌​​‍‌‌​ ​ ‌​‌​​‍‌‌​ ​‍​ ​‍‌‍‌​‌‍‌​​ ‌‍​ ​‍‌‍‌​‌‍‌​​ ‌‍​ ​‌​ ‌‍​ ‌​​ ‍‌​ ‌‌​‍‌‌​ ​‍​ ​‍​‍‌‌​ ‌‌‌​‌​​‍ ‍‌‍​ ‌‍‍​‌‍‍‌‌‍ ​‌‍‌​‌ ​‍‌‍‌‌‌‍ ‍​‍‌‌​ ‌‌‌​​‍‌‌ ‌‍‍ ‌‍‌‌‌ ‍‌​‍‌‌​ ​ ‌​‌​​‍‌‌​ ​ ‌​‌​​‍‌‌​ ​‍​ ​‍‌‍‌​‌‍​‌​ ‌ ‌‍​‌‌‍‌‍​ ‌ ​ ‌‌‌‍‌‍​ ‌ ​ ‍​​ ‌ ​ ​‍​‍‌‌​ ​‍​ ​‍​‍‌‌​ ‌‌‌​‌​​‍ ‍‌ ‌​‌‍‌‌‌ ‍​‌ ‌​​ ‌‍​‍‌‍​‌‌ ​ ‌‍‌‌‌‌‌‌‌ ​‍‌‍ ​​ ‌​‍‌‌​ ​‍‌​‌‍‌‍​‌‌‍‌​‌‍ ‌‌‍‍‌‌‍ ‍​‍‌‍‌‍‍‌‌‍‌​​ ‌​ ​‌​ ‌​​ ‍‌‌‍‌​‌‍‌‍​ ‌‍​ ​‌‌‍‌​​‍ ‌​ ​‌​ ​‌​ ‌ ‌‍​‌​‍ ‌​ ‌​‌‍‌‍​ ‌ ​ ​‍​‍ ‌‌‍​‌​ ​‌‌‍‌‍​ ‌‌​‍ ‌​ ‌​​ ‌‍​ ​‍​ ‌ ​ ‌‍‌‍​‌​ ‌​​ ​‍‌‍‌‍​ ‌‌‌‍‌‍‌‍‌​​‍‌‍‌ ‌​‌ ‍‌‌ ​​‌‍‌‌​ ‌‌‍​‍‌ ‌‌‌‍‍‌‌‍ ​‌‍‌​​‍‌‍‌ ​​‌‍​‌‌ ‌​‌‍‍​​ ‌‌‍‍‌​ ​‌​ ‍​‌‍ ‍‌‌ ‌‍ ​‌‍ ‌‍ ‍‌‍‌ ‌‌ ‌‍‌​‌‍‌‌‌ ​ ‌‍​ ​‍‌‌​ ‌‌‌​​‍‌‌ ‌‍‍ ‌‍‌‌‌ ‍‌​‍‌‌​ ​ ‌​‌​​‍‌‌​ ​ ‌​‌​​‍‌‌​ ​‍​ ​‍‌‍‌‌‌‍ ‍​‍‌‌​ ​‍​ ​‍​‍‌‌​ ‌‌‌​‌​​‍ ‍‌ ‌‍‌‍​‌‌‍ ​‌ ‌‌‌‍‌‌​‍‌‌​ ‌‌‌​​‍‌‌ ‌‍‍ ‌‍‌‌‌ ‍‌​‍‌‌​ ​ ‌​‌​​‍‌‌​ ​ ‌​‌​​‍‌‌​ ​‍​ ​‍‌‍‌​‌‍‌​​ ‌‍​ ​‍‌‍‌​‌‍‌​​ ‌‍​ ​‌​ ‌‍​ ‌​​ ‍‌​ ‌‌​‍‌‌​ ​‍​ ​‍​‍‌‌​ ‌‌‌​‌​​‍ ‍‌‍​ ‌‍‍​‌‍‍‌‌‍ ​‌‍‌​‌ ​‍‌‍‌‌‌‍ ‍​‍‌‌​ ‌‌‌​​‍‌‌ ‌‍‍ ‌‍‌‌‌ ‍‌​‍‌‌​ ​ ‌​‌​​‍‌‌​ ​ ‌​‌​​‍‌‌​ ​‍​ ​‍‌‍‌​‌‍​‌​ ‌ ‌‍​‌‌‍‌‍​ ‌ ​ ‌‌‌‍‌‍​ ‌ ​ ‍​​ ‌ ​ ​‍​‍‌‌​ ​‍​ ​‍​‍‌‌​ ‌‌‌​‌​​‍ ‍‌ ‌​‌‍‌‌‌ ‍​‌ ‌​​‍‌‍‌ ​​‌‍‌‌‌ ​‍‌ ​ ‌ ​​‌‍‌‌‌‍​ ‌ ‌​‌‍‍‌‌ ‌‍‌‍‌‌​ ‌‌ ​​‌ ‌‌‌‍​‍‌‍ ​‌‍‍‌‌ ​ ‌‍‍​‌‍‌‌‌‍‌​​‍​‍‌ ‌ or ​​​​‌ ‍ ​‍​‍‌‍ ‌ ​‍‌‍‍‌‌‍‌ ‌‍‍‌‌‍ ‍​‍​‍​ ‍‍​‍​‍‌ ​ ‌‍​‌‌‍ ‍‌‍‍‌‌ ‌​‌ ‍‌​‍ ‍‌‍‍‌‌‍ ​‍​‍​‍ ​​‍​‍‌‍‍​‌ ​‍‌‍‌‌‌‍‌‍​‍​‍​ ‍‍​‍​‍​‍ ‌‍​‌‌‍‌​‌‍ ‌‌‍‍‌‌‍ ‍​‍ ‌‍‍‌‌‍ ‍‌ ‌​‌‍‌‌‌‍ ‍‌ ‌​​‍ ‌‍‌‌‌‍‌​‌‍‍‌‌ ‌​​‍ ‌‍ ‌‌‍ ‌‍‌​‌‍‌‌​ ‌‌ ​​‌ ​‍‌‍‌‌‌ ​ ‌‍‌‌‌‍ ‍‌ ‌​‌‍​‌‌ ‌​‌‍‍‌‌‍ ‌‍ ‍​ ‍ ‌‍‍‌‌‍‌​​ ‌​ ​‌​ ‌​​ ‍‌‌‍‌​‌‍‌‍​ ‌‍​ ​‌‌‍‌​​‍ ‌​ ​‌​ ​‌​ ‌ ‌‍​‌​‍ ‌​ ‌​‌‍‌‍​ ‌ ​ ​‍​‍ ‌‌‍​‌​ ​‌‌‍‌‍​ ‌‌​‍ ‌​ ‌​​ ‌‍​ ​‍​ ‌ ​ ‌‍‌‍​‌​ ‌​​ ​‍‌‍‌‍​ ‌‌‌‍‌‍‌‍‌​​ ‍ ‌ ‌​‌ ‍‌‌ ​​‌‍‌‌​ ‌‌‍​‍‌ ‌‌‌‍‍‌‌‍ ​‌‍‌​​ ‍ ‌ ​​‌‍​‌‌ ‌​‌‍‍​​ ‌‌‍‍‌​ ​‌​ ‍​‌‍ ‍‌‌ ‌‍ ​‌‍ ‌‍ ‍‌‍‌ ‌‌ ‌‍‌​‌‍‌‌‌ ​ ‌‍​ ​‍‌‌​ ‌‌‌​​‍‌‌ ‌‍‍ ‌‍‌‌‌ ‍‌​‍‌‌​ ​ ‌​‌​​‍‌‌​ ​ ‌​‌​​‍‌‌​ ​‍​ ​‍‌‍‌‌‌‍ ‍​‍‌‌​ ​‍​ ​‍​‍‌‌​ ‌‌‌​‌​​‍ ‍‌ ‌‍‌‍​‌‌‍ ​‌ ‌‌‌‍‌‌​‍‌‌​ ‌‌‌​​‍‌‌ ‌‍‍ ‌‍‌‌‌ ‍‌​‍‌‌​ ​ ‌​‌​​‍‌‌​ ​ ‌​‌​​‍‌‌​ ​‍​ ​‍‌‍‌​‌‍‌​​ ‌‍​ ​‍‌‍‌​‌‍‌​​ ‌‍​ ​‌​ ‌‍​ ‌​​ ‍‌​ ‌‌​‍‌‌​ ​‍​ ​‍​‍‌‌​ ‌‌‌​‌​​‍ ‍‌‍​ ‌‍‍​‌‍‍‌‌‍ ​‌‍‌​‌ ​‍‌‍‌‌‌‍ ‍​‍‌‌​ ‌‌‌​​‍‌‌ ‌‍‍ ‌‍‌‌‌ ‍‌​‍‌‌​ ​ ‌​‌​​‍‌‌​ ​ ‌​‌​​‍‌‌​ ​‍​ ​‍​ ‌‌‌‍​‌‌‍​‌‌‍​‍‌‍​‌‌‍‌​​ ‍​​ ‌ ​ ‍​‌‍​‍​ ‍​​ ​‌​‍‌‌​ ​‍​ ​‍​‍‌‌​ ‌‌‌​‌​​‍ ‍‌ ‌​‌‍‌‌‌ ‍​‌ ‌​​ ‌‍​‍‌‍​‌‌ ​ ‌‍‌‌‌‌‌‌‌ ​‍‌‍ ​​ ‌​‍‌‌​ ​‍‌​‌‍‌‍​‌‌‍‌​‌‍ ‌‌‍‍‌‌‍ ‍​‍‌‍‌‍‍‌‌‍‌​​ ‌​ ​‌​ ‌​​ ‍‌‌‍‌​‌‍‌‍​ ‌‍​ ​‌‌‍‌​​‍ ‌​ ​‌​ ​‌​ ‌ ‌‍​‌​‍ ‌​ ‌​‌‍‌‍​ ‌ ​ ​‍​‍ ‌‌‍​‌​ ​‌‌‍‌‍​ ‌‌​‍ ‌​ ‌​​ ‌‍​ ​‍​ ‌ ​ ‌‍‌‍​‌​ ‌​​ ​‍‌‍‌‍​ ‌‌‌‍‌‍‌‍‌​​‍‌‍‌ ‌​‌ ‍‌‌ ​​‌‍‌‌​ ‌‌‍​‍‌ ‌‌‌‍‍‌‌‍ ​‌‍‌​​‍‌‍‌ ​​‌‍​‌‌ ‌​‌‍‍​​ ‌‌‍‍‌​ ​‌​ ‍​‌‍ ‍‌‌ ‌‍ ​‌‍ ‌‍ ‍‌‍‌ ‌‌ ‌‍‌​‌‍‌‌‌ ​ ‌‍​ ​‍‌‌​ ‌‌‌​​‍‌‌ ‌‍‍ ‌‍‌‌‌ ‍‌​‍‌‌​ ​ ‌​‌​​‍‌‌​ ​ ‌​‌​​‍‌‌​ ​‍​ ​‍‌‍‌‌‌‍ ‍​‍‌‌​ ​‍​ ​‍​‍‌‌​ ‌‌‌​‌​​‍ ‍‌ ‌‍‌‍​‌‌‍ ​‌ ‌‌‌‍‌‌​‍‌‌​ ‌‌‌​​‍‌‌ ‌‍‍ ‌‍‌‌‌ ‍‌​‍‌‌​ ​ ‌​‌​​‍‌‌​ ​ ‌​‌​​‍‌‌​ ​‍​ ​‍‌‍‌​‌‍‌​​ ‌‍​ ​‍‌‍‌​‌‍‌​​ ‌‍​ ​‌​ ‌‍​ ‌​​ ‍‌​ ‌‌​‍‌‌​ ​‍​ ​‍​‍‌‌​ ‌‌‌​‌​​‍ ‍‌‍​ ‌‍‍​‌‍‍‌‌‍ ​‌‍‌​‌ ​‍‌‍‌‌‌‍ ‍​‍‌‌​ ‌‌‌​​‍‌‌ ‌‍‍ ‌‍‌‌‌ ‍‌​‍‌‌​ ​ ‌​‌​​‍‌‌​ ​ ‌​‌​​‍‌‌​ ​‍​ ​‍​ ‌‌‌‍​‌‌‍​‌‌‍​‍‌‍​‌‌‍‌​​ ‍​​ ‌ ​ ‍​‌‍​‍​ ‍​​ ​‌​‍‌‌​ ​‍​ ​‍​‍‌‌​ ‌‌‌​‌​​‍ ‍‌ ‌​‌‍‌‌‌ ‍​‌ ‌​​‍‌‍‌ ​​‌‍‌‌‌ ​‍‌ ​ ‌ ​​‌‍‌‌‌‍​ ‌ ‌​‌‍‍‌‌ ‌‍‌‍‌‌​ ‌‌ ​​‌ ‌‌‌‍​‍‌‍ ​‌‍‍‌‌ ​ ‌‍‍​‌‍‌‌‌‍‌​​‍​‍‌ ‌ Nvidia RTX 5070​​​​‌ ‍ ​‍​‍‌‍ ‌ ​‍‌‍‍‌‌‍‌ ‌‍‍‌‌‍ ‍​‍​‍​ ‍‍​‍​‍‌ ​ ‌‍​‌‌‍ ‍‌‍‍‌‌ ‌​‌ ‍‌​‍ ‍‌‍‍‌‌‍ ​‍​‍​‍ ​​‍​‍‌‍‍​‌ ​‍‌‍‌‌‌‍‌‍​‍​‍​ ‍‍​‍​‍​‍ ‌‍​‌‌‍‌​‌‍ ‌‌‍‍‌‌‍ ‍​‍ ‌‍‍‌‌‍ ‍‌ ‌​‌‍‌‌‌‍ ‍‌ ‌​​‍ ‌‍‌‌‌‍‌​‌‍‍‌‌ ‌​​‍ ‌‍ ‌‌‍ ‌‍‌​‌‍‌‌​ ‌‌ ​​‌ ​‍‌‍‌‌‌ ​ ‌‍‌‌‌‍ ‍‌ ‌​‌‍​‌‌ ‌​‌‍‍‌‌‍ ‌‍ ‍​ ‍ ‌‍‍‌‌‍‌​​ ‌​ ​‌​ ‌​​ ‍‌‌‍‌​‌‍‌‍​ ‌‍​ ​‌‌‍‌​​‍ ‌​ ​‌​ ​‌​ ‌ ‌‍​‌​‍ ‌​ ‌​‌‍‌‍​ ‌ ​ ​‍​‍ ‌‌‍​‌​ ​‌‌‍‌‍​ ‌‌​‍ ‌​ ‌​​ ‌‍​ ​‍​ ‌ ​ ‌‍‌‍​‌​ ‌​​ ​‍‌‍‌‍​ ‌‌‌‍‌‍‌‍‌​​ ‍ ‌ ‌​‌ ‍‌‌ ​​‌‍‌‌​ ‌‌‍​‍‌ ‌‌‌‍‍‌‌‍ ​‌‍‌​​ ‍ ‌ ​​‌‍​‌‌ ‌​‌‍‍​​ ‌‌‍‍‌​ ​‌​ ‍​‌‍ ‍‌‌ ‌‍ ​‌‍ ‌‍ ‍‌‍‌ ‌‌ ‌‍‌​‌‍‌‌‌ ​ ‌‍​ ​‍‌‌​ ‌‌‌​​‍‌‌ ‌‍‍ ‌‍‌‌‌ ‍‌​‍‌‌​ ​ ‌​‌​​‍‌‌​ ​ ‌​‌​​‍‌‌​ ​‍​ ​‍‌‍‌‌‌‍ ‍​‍‌‌​ ​‍​ ​‍​‍‌‌​ ‌‌‌​‌​​‍ ‍‌ ‌‍‌‍​‌‌‍ ​‌ ‌‌‌‍‌‌​‍‌‌​ ‌‌‌​​‍‌‌ ‌‍‍ ‌‍‌‌‌ ‍‌​‍‌‌​ ​ ‌​‌​​‍‌‌​ ​ ‌​‌​​‍‌‌​ ​‍​ ​‍‌‍‌​‌‍‌​​ ‌‍​ ​‍‌‍‌​‌‍‌​​ ‌‍​ ​‌​ ‌‍​ ‌​​ ‍‌​ ‌‌​‍‌‌​ ​‍​ ​‍​‍‌‌​ ‌‌‌​‌​​‍ ‍‌‍​ ‌‍‍​‌‍‍‌‌‍ ​‌‍‌​‌ ​‍‌‍‌‌‌‍ ‍​‍‌‌​ ‌‌‌​​‍‌‌ ‌‍‍ ‌‍‌‌‌ ‍‌​‍‌‌​ ​ ‌​‌​​‍‌‌​ ​ ‌​‌​​‍‌‌​ ​‍​ ​‍​ ​‍​ ‍​‌‍‌‌‌‍‌​​ ‍​​ ‌‌​ ​​​ ‍‌​ ​​​ ‍​‌‍‌‌‌‍‌​​‍‌‌​ ​‍​ ​‍​‍‌‌​ ‌‌‌​‌​​‍ ‍‌ ‌​‌‍‌‌‌ ‍​‌ ‌​​ ‌‍​‍‌‍​‌‌ ​ ‌‍‌‌‌‌‌‌‌ ​‍‌‍ ​​ ‌​‍‌‌​ ​‍‌​‌‍‌‍​‌‌‍‌​‌‍ ‌‌‍‍‌‌‍ ‍​‍‌‍‌‍‍‌‌‍‌​​ ‌​ ​‌​ ‌​​ ‍‌‌‍‌​‌‍‌‍​ ‌‍​ ​‌‌‍‌​​‍ ‌​ ​‌​ ​‌​ ‌ ‌‍​‌​‍ ‌​ ‌​‌‍‌‍​ ‌ ​ ​‍​‍ ‌‌‍​‌​ ​‌‌‍‌‍​ ‌‌​‍ ‌​ ‌​​ ‌‍​ ​‍​ ‌ ​ ‌‍‌‍​‌​ ‌​​ ​‍‌‍‌‍​ ‌‌‌‍‌‍‌‍‌​​‍‌‍‌ ‌​‌ ‍‌‌ ​​‌‍‌‌​ ‌‌‍​‍‌ ‌‌‌‍‍‌‌‍ ​‌‍‌​​‍‌‍‌ ​​‌‍​‌‌ ‌​‌‍‍​​ ‌‌‍‍‌​ ​‌​ ‍​‌‍ ‍‌‌ ‌‍ ​‌‍ ‌‍ ‍‌‍‌ ‌‌ ‌‍‌​‌‍‌‌‌ ​ ‌‍​ ​‍‌‌​ ‌‌‌​​‍‌‌ ‌‍‍ ‌‍‌‌‌ ‍‌​‍‌‌​ ​ ‌​‌​​‍‌‌​ ​ ‌​‌​​‍‌‌​ ​‍​ ​‍‌‍‌‌‌‍ ‍​‍‌‌​ ​‍​ ​‍​‍‌‌​ ‌‌‌​‌​​‍ ‍‌ ‌‍‌‍​‌‌‍ ​‌ ‌‌‌‍‌‌​‍‌‌​ ‌‌‌​​‍‌‌ ‌‍‍ ‌‍‌‌‌ ‍‌​‍‌‌​ ​ ‌​‌​​‍‌‌​ ​ ‌​‌​​‍‌‌​ ​‍​ ​‍‌‍‌​‌‍‌​​ ‌‍​ ​‍‌‍‌​‌‍‌​​ ‌‍​ ​‌​ ‌‍​ ‌​​ ‍‌​ ‌‌​‍‌‌​ ​‍​ ​‍​‍‌‌​ ‌‌‌​‌​​‍ ‍‌‍​ ‌‍‍​‌‍‍‌‌‍ ​‌‍‌​‌ ​‍‌‍‌‌‌‍ ‍​‍‌‌​ ‌‌‌​​‍‌‌ ‌‍‍ ‌‍‌‌‌ ‍‌​‍‌‌​ ​ ‌​‌​​‍‌‌​ ​ ‌​‌​​‍‌‌​ ​‍​ ​‍​ ​‍​ ‍​‌‍‌‌‌‍‌​​ ‍​​ ‌‌​ ​​​ ‍‌​ ​​​ ‍​‌‍‌‌‌‍‌​​‍‌‌​ ​‍​ ​‍​‍‌‌​ ‌‌‌​‌​​‍ ‍‌ ‌​‌‍‌‌‌ ‍​‌ ‌​​‍‌‍‌ ​​‌‍‌‌‌ ​‍‌ ​ ‌ ​​‌‍‌‌‌‍​ ‌ ‌​‌‍‍‌‌ ‌‍‌‍‌‌​ ‌‌ ​​‌ ‌‌‌‍​‍‌‍ ​‌‍‍‌‌ ​ ‌‍‍​‌‍‌‌‌‍‌​​‍​‍‌ ‌ , depending on your
GPU brand preference. Both options offer tremendous
value at this price point. For gamers, expect ultra settings
in games like Cyberpunk 2077, Call of Duty: Warzone, and
Starfield at 1440p, with frame rates often exceeding 100
FPS. These GPUs are also excellent for streamers,
supporting hardware-accelerated encoding with AMD’s
AV1 or Nvidia’s NVENC, ensuring minimal CPU usage and
maximum stream quality with zero compromise on gaming
performance.​​​​‌ ‍ ​‍​‍‌‍ ‌ ​‍‌‍‍‌‌‍‌ ‌‍‍‌‌‍ ‍​‍​‍​ ‍‍​‍​‍‌ ​ ‌‍​‌‌‍ ‍‌‍‍‌‌ ‌​‌ ‍‌​‍ ‍‌‍‍‌‌‍ ​‍​‍​‍ ​​‍​‍‌‍‍​‌ ​‍‌‍‌‌‌‍‌‍​‍​‍​ ‍‍​‍​‍​‍ ‌‍​‌‌‍‌​‌‍ ‌‌‍‍‌‌‍ ‍​‍ ‌‍‍‌‌‍ ‍‌ ‌​‌‍‌‌‌‍ ‍‌ ‌​​‍ ‌‍‌‌‌‍‌​‌‍‍‌‌ ‌​​‍ ‌‍ ‌‌‍ ‌‍‌​‌‍‌‌​ ‌‌ ​​‌ ​‍‌‍‌‌‌ ​ ‌‍‌‌‌‍ ‍‌ ‌​‌‍​‌‌ ‌​‌‍‍‌‌‍ ‌‍ ‍​ ‍ ‌‍‍‌‌‍‌​​ ‌​ ​‌​ ‌​​ ‍‌‌‍‌​‌‍‌‍​ ‌‍​ ​‌‌‍‌​​‍ ‌​ ​‌​ ​‌​ ‌ ‌‍​‌​‍ ‌​ ‌​‌‍‌‍​ ‌ ​ ​‍​‍ ‌‌‍​‌​ ​‌‌‍‌‍​ ‌‌​‍ ‌​ ‌​​ ‌‍​ ​‍​ ‌ ​ ‌‍‌‍​‌​ ‌​​ ​‍‌‍‌‍​ ‌‌‌‍‌‍‌‍‌​​ ‍ ‌ ‌​‌ ‍‌‌ ​​‌‍‌‌​ ‌‌‍​‍‌ ‌‌‌‍‍‌‌‍ ​‌‍‌​​ ‍ ‌ ​​‌‍​‌‌ ‌​‌‍‍​​ ‌‌‍‍‌​ ​‌​ ‍​‌‍ ‍‌‌ ‌‍ ​‌‍ ‌‍ ‍‌‍‌ ‌‌ ‌‍‌​‌‍‌‌‌ ​ ‌‍​ ​‍‌‌​ ‌‌‌​​‍‌‌ ‌‍‍ ‌‍‌‌‌ ‍‌​‍‌‌​ ​ ‌​‌​​‍‌‌​ ​ ‌​‌​​‍‌‌​ ​‍​ ​‍‌‍‌‌‌‍ ‍​‍‌‌​ ​‍​ ​‍​‍‌‌​ ‌‌‌​‌​​‍ ‍‌ ‌‍‌‍​‌‌‍ ​‌ ‌‌‌‍‌‌​‍‌‌​ ‌‌‌​​‍‌‌ ‌‍‍ ‌‍‌‌‌ ‍‌​‍‌‌​ ​ ‌​‌​​‍‌‌​ ​ ‌​‌​​‍‌‌​ ​‍​ ​‍‌‍‌​‌‍‌​​ ‌‍​ ​‍‌‍‌​‌‍‌​​ ‌‍​ ​‌​ ‌‍​ ‌​​ ‍‌​ ‌‌​‍‌‌​ ​‍​ ​‍​‍‌‌​ ‌‌‌​‌​​‍ ‍‌‍​ ‌‍‍​‌‍‍‌‌‍ ​‌‍‌​‌ ​‍‌‍‌‌‌‍ ‍​‍‌‌​ ‌‌‌​​‍‌‌ ‌‍‍ ‌‍‌‌‌ ‍‌​‍‌‌​ ​ ‌​‌​​‍‌‌​ ​ ‌​‌​​‍‌‌​ ​‍​ ​‍​ ​ ‌‍‌‍​ ‍​​ ‍​​ ‌ ​ ​‌​ ​​​ ‌‌​ ‌‍​ ​​‌‍​‌​ ‌‍​‍‌‌​ ​‍​ ​‍​‍‌‌​ ‌‌‌​‌​​‍ ‍‌ ‌​‌‍‌‌‌ ‍​‌ ‌​​ ‌‍​‍‌‍​‌‌ ​ ‌‍‌‌‌‌‌‌‌ ​‍‌‍ ​​ ‌​‍‌‌​ ​‍‌​‌‍‌‍​‌‌‍‌​‌‍ ‌‌‍‍‌‌‍ ‍​‍‌‍‌‍‍‌‌‍‌​​ ‌​ ​‌​ ‌​​ ‍‌‌‍‌​‌‍‌‍​ ‌‍​ ​‌‌‍‌​​‍ ‌​ ​‌​ ​‌​ ‌ ‌‍​‌​‍ ‌​ ‌​‌‍‌‍​ ‌ ​ ​‍​‍ ‌‌‍​‌​ ​‌‌‍‌‍​ ‌‌​‍ ‌​ ‌​​ ‌‍​ ​‍​ ‌ ​ ‌‍‌‍​‌​ ‌​​ ​‍‌‍‌‍​ ‌‌‌‍‌‍‌‍‌​​‍‌‍‌ ‌​‌ ‍‌‌ ​​‌‍‌‌​ ‌‌‍​‍‌ ‌‌‌‍‍‌‌‍ ​‌‍‌​​‍‌‍‌ ​​‌‍​‌‌ ‌​‌‍‍​​ ‌‌‍‍‌​ ​‌​ ‍​‌‍ ‍‌‌ ‌‍ ​‌‍ ‌‍ ‍‌‍‌ ‌‌ ‌‍‌​‌‍‌‌‌ ​ ‌‍​ ​‍‌‌​ ‌‌‌​​‍‌‌ ‌‍‍ ‌‍‌‌‌ ‍‌​‍‌‌​ ​ ‌​‌​​‍‌‌​ ​ ‌​‌​​‍‌‌​ ​‍​ ​‍‌‍‌‌‌‍ ‍​‍‌‌​ ​‍​ ​‍​‍‌‌​ ‌‌‌​‌​​‍ ‍‌ ‌‍‌‍​‌‌‍ ​‌ ‌‌‌‍‌‌​‍‌‌​ ‌‌‌​​‍‌‌ ‌‍‍ ‌‍‌‌‌ ‍‌​‍‌‌​ ​ ‌​‌​​‍‌‌​ ​ ‌​‌​​‍‌‌​ ​‍​ ​‍‌‍‌​‌‍‌​​ ‌‍​ ​‍‌‍‌​‌‍‌​​ ‌‍​ ​‌​ ‌‍​ ‌​​ ‍‌​ ‌‌​‍‌‌​ ​‍​ ​‍​‍‌‌​ ‌‌‌​‌​​‍ ‍‌‍​ ‌‍‍​‌‍‍‌‌‍ ​‌‍‌​‌ ​‍‌‍‌‌‌‍ ‍​‍‌‌​ ‌‌‌​​‍‌‌ ‌‍‍ ‌‍‌‌‌ ‍‌​‍‌‌​ ​ ‌​‌​​‍‌‌​ ​ ‌​‌​​‍‌‌​ ​‍​ ​‍​ ​ ‌‍‌‍​ ‍​​ ‍​​ ‌ ​ ​‌​ ​​​ ‌‌​ ‌‍​ ​​‌‍​‌​ ‌‍​‍‌‌​ ​‍​ ​‍​‍‌‌​ ‌‌‌​‌​​‍ ‍‌ ‌​‌‍‌‌‌ ‍​‌ ‌​​‍‌‍‌ ​​‌‍‌‌‌ ​‍‌ ​ ‌ ​​‌‍‌‌‌‍​ ‌ ‌​‌‍‍‌‌ ‌‍‌‍‌‌​ ‌‌ ​​‌ ‌‌‌‍​‍‌‍ ​‌‍‍‌‌ ​ ‌‍‍​‌‍‌‌‌‍‌​​‍​‍‌ ‌
Thanks to the ​​​​‌ ‍ ​‍​‍‌‍ ‌ ​‍‌‍‍‌‌‍‌ ‌‍‍‌‌‍ ‍​‍​‍​ ‍‍​‍​‍‌ ​ ‌‍​‌‌‍ ‍‌‍‍‌‌ ‌​‌ ‍‌​‍ ‍‌‍‍‌‌‍ ​‍​‍​‍ ​​‍​‍‌‍‍​‌ ​‍‌‍‌‌‌‍‌‍​‍​‍​ ‍‍​‍​‍​‍ ‌‍​‌‌‍‌​‌‍ ‌‌‍‍‌‌‍ ‍​‍ ‌‍‍‌‌‍ ‍‌ ‌​‌‍‌‌‌‍ ‍‌ ‌​​‍ ‌‍‌‌‌‍‌​‌‍‍‌‌ ‌​​‍ ‌‍ ‌‌‍ ‌‍‌​‌‍‌‌​ ‌‌ ​​‌ ​‍‌‍‌‌‌ ​ ‌‍‌‌‌‍ ‍‌ ‌​‌‍​‌‌ ‌​‌‍‍‌‌‍ ‌‍ ‍​ ‍ ‌‍‍‌‌‍‌​​ ‌​ ​‌​ ‌​​ ‍‌‌‍‌​‌‍‌‍​ ‌‍​ ​‌‌‍‌​​‍ ‌​ ​‌​ ​‌​ ‌ ‌‍​‌​‍ ‌​ ‌​‌‍‌‍​ ‌ ​ ​‍​‍ ‌‌‍​‌​ ​‌‌‍‌‍​ ‌‌​‍ ‌​ ‌​​ ‌‍​ ​‍​ ‌ ​ ‌‍‌‍​‌​ ‌​​ ​‍‌‍‌‍​ ‌‌‌‍‌‍‌‍‌​​ ‍ ‌ ‌​‌ ‍‌‌ ​​‌‍‌‌​ ‌‌‍​‍‌ ‌‌‌‍‍‌‌‍ ​‌‍‌​​ ‍ ‌ ​​‌‍​‌‌ ‌​‌‍‍​​ ‌‌‍‍‌​ ​‌​ ‍​‌‍ ‍‌‌ ‌‍ ​‌‍ ‌‍ ‍‌‍‌ ‌‌ ‌‍‌​‌‍‌‌‌ ​ ‌‍​ ​‍‌‌​ ‌‌‌​​‍‌‌ ‌‍‍ ‌‍‌‌‌ ‍‌​‍‌‌​ ​ ‌​‌​​‍‌‌​ ​ ‌​‌​​‍‌‌​ ​‍​ ​‍‌‍‌‌‌‍ ‍​‍‌‌​ ​‍​ ​‍​‍‌‌​ ‌‌‌​‌​​‍ ‍‌ ‌‍‌‍​‌‌‍ ​‌ ‌‌‌‍‌‌​‍‌‌​ ‌‌‌​​‍‌‌ ‌‍‍ ‌‍‌‌‌ ‍‌​‍‌‌​ ​ ‌​‌​​‍‌‌​ ​ ‌​‌​​‍‌‌​ ​‍​ ​‍​ ‌ ‌‍‌‍​ ‌​​ ​‌​ ​ ‌‍‌‍​ ‍‌​ ‍‌​ ‌​​ ​‌‌‍​‌​ ​​​‍‌‌​ ​‍​ ​‍​‍‌‌​ ‌‌‌​‌​​‍ ‍‌‍​ ‌‍‍​‌‍‍‌‌‍ ​‌‍‌​‌ ​‍‌‍‌‌‌‍ ‍​‍‌‌​ ‌‌‌​​‍‌‌ ‌‍‍ ‌‍‌‌‌ ‍‌​‍‌‌​ ​ ‌​‌​​‍‌‌​ ​ ‌​‌​​‍‌‌​ ​‍​ ​‍​ ‌​​ ​​‌‍‌‍​ ‍​​ ‍‌​ ‌‍‌‍‌‍​ ‍​​ ‌​​ ‍​‌‍‌‌​ ​‌​‍‌‌​ ​‍​ ​‍​‍‌‌​ ‌‌‌​‌​​‍ ‍‌ ‌​‌‍‌‌‌ ‍​‌ ‌​​ ‌‍​‍‌‍​‌‌ ​ ‌‍‌‌‌‌‌‌‌ ​‍‌‍ ​​ ‌​‍‌‌​ ​‍‌​‌‍‌‍​‌‌‍‌​‌‍ ‌‌‍‍‌‌‍ ‍​‍‌‍‌‍‍‌‌‍‌​​ ‌​ ​‌​ ‌​​ ‍‌‌‍‌​‌‍‌‍​ ‌‍​ ​‌‌‍‌​​‍ ‌​ ​‌​ ​‌​ ‌ ‌‍​‌​‍ ‌​ ‌​‌‍‌‍​ ‌ ​ ​‍​‍ ‌‌‍​‌​ ​‌‌‍‌‍​ ‌‌​‍ ‌​ ‌​​ ‌‍​ ​‍​ ‌ ​ ‌‍‌‍​‌​ ‌​​ ​‍‌‍‌‍​ ‌‌‌‍‌‍‌‍‌​​‍‌‍‌ ‌​‌ ‍‌‌ ​​‌‍‌‌​ ‌‌‍​‍‌ ‌‌‌‍‍‌‌‍ ​‌‍‌​​‍‌‍‌ ​​‌‍​‌‌ ‌​‌‍‍​​ ‌‌‍‍‌​ ​‌​ ‍​‌‍ ‍‌‌ ‌‍ ​‌‍ ‌‍ ‍‌‍‌ ‌‌ ‌‍‌​‌‍‌‌‌ ​ ‌‍​ ​‍‌‌​ ‌‌‌​​‍‌‌ ‌‍‍ ‌‍‌‌‌ ‍‌​‍‌‌​ ​ ‌​‌​​‍‌‌​ ​ ‌​‌​​‍‌‌​ ​‍​ ​‍‌‍‌‌‌‍ ‍​‍‌‌​ ​‍​ ​‍​‍‌‌​ ‌‌‌​‌​​‍ ‍‌ ‌‍‌‍​‌‌‍ ​‌ ‌‌‌‍‌‌​‍‌‌​ ‌‌‌​​‍‌‌ ‌‍‍ ‌‍‌‌‌ ‍‌​‍‌‌​ ​ ‌​‌​​‍‌‌​ ​ ‌​‌​​‍‌‌​ ​‍​ ​‍​ ‌ ‌‍‌‍​ ‌​​ ​‌​ ​ ‌‍‌‍​ ‍‌​ ‍‌​ ‌​​ ​‌‌‍​‌​ ​​​‍‌‌​ ​‍​ ​‍​‍‌‌​ ‌‌‌​‌​​‍ ‍‌‍​ ‌‍‍​‌‍‍‌‌‍ ​‌‍‌​‌ ​‍‌‍‌‌‌‍ ‍​‍‌‌​ ‌‌‌​​‍‌‌ ‌‍‍ ‌‍‌‌‌ ‍‌​‍‌‌​ ​ ‌​‌​​‍‌‌​ ​ ‌​‌​​‍‌‌​ ​‍​ ​‍​ ‌​​ ​​‌‍‌‍​ ‍​​ ‍‌​ ‌‍‌‍‌‍​ ‍​​ ‌​​ ‍​‌‍‌‌​ ​‌​‍‌‌​ ​‍​ ​‍​‍‌‌​ ‌‌‌​‌​​‍ ‍‌ ‌​‌‍‌‌‌ ‍​‌ ‌​​‍‌‍‌ ​​‌‍‌‌‌ ​‍‌ ​ ‌ ​​‌‍‌‌‌‍​ ‌ ‌​‌‍‍‌‌ ‌‍‌‍‌‌​ ‌‌ ​​‌ ‌‌‌‍​‍‌‍ ​‌‍‍‌‌ ​ ‌‍‍​‌‍‌‌‌‍‌​​‍​‍‌ ‌ Project Zero Z890 motherboard​​​​‌ ‍ ​‍​‍‌‍ ‌ ​‍‌‍‍‌‌‍‌ ‌‍‍‌‌‍ ‍​‍​‍​ ‍‍​‍​‍‌ ​ ‌‍​‌‌‍ ‍‌‍‍‌‌ ‌​‌ ‍‌​‍ ‍‌‍‍‌‌‍ ​‍​‍​‍ ​​‍​‍‌‍‍​‌ ​‍‌‍‌‌‌‍‌‍​‍​‍​ ‍‍​‍​‍​‍ ‌‍​‌‌‍‌​‌‍ ‌‌‍‍‌‌‍ ‍​‍ ‌‍‍‌‌‍ ‍‌ ‌​‌‍‌‌‌‍ ‍‌ ‌​​‍ ‌‍‌‌‌‍‌​‌‍‍‌‌ ‌​​‍ ‌‍ ‌‌‍ ‌‍‌​‌‍‌‌​ ‌‌ ​​‌ ​‍‌‍‌‌‌ ​ ‌‍‌‌‌‍ ‍‌ ‌​‌‍​‌‌ ‌​‌‍‍‌‌‍ ‌‍ ‍​ ‍ ‌‍‍‌‌‍‌​​ ‌​ ​‌​ ‌​​ ‍‌‌‍‌​‌‍‌‍​ ‌‍​ ​‌‌‍‌​​‍ ‌​ ​‌​ ​‌​ ‌ ‌‍​‌​‍ ‌​ ‌​‌‍‌‍​ ‌ ​ ​‍​‍ ‌‌‍​‌​ ​‌‌‍‌‍​ ‌‌​‍ ‌​ ‌​​ ‌‍​ ​‍​ ‌ ​ ‌‍‌‍​‌​ ‌​​ ​‍‌‍‌‍​ ‌‌‌‍‌‍‌‍‌​​ ‍ ‌ ‌​‌ ‍‌‌ ​​‌‍‌‌​ ‌‌‍​‍‌ ‌‌‌‍‍‌‌‍ ​‌‍‌​​ ‍ ‌ ​​‌‍​‌‌ ‌​‌‍‍​​ ‌‌‍‍‌​ ​‌​ ‍​‌‍ ‍‌‌ ‌‍ ​‌‍ ‌‍ ‍‌‍‌ ‌‌ ‌‍‌​‌‍‌‌‌ ​ ‌‍​ ​‍‌‌​ ‌‌‌​​‍‌‌ ‌‍‍ ‌‍‌‌‌ ‍‌​‍‌‌​ ​ ‌​‌​​‍‌‌​ ​ ‌​‌​​‍‌‌​ ​‍​ ​‍‌‍‌‌‌‍ ‍​‍‌‌​ ​‍​ ​‍​‍‌‌​ ‌‌‌​‌​​‍ ‍‌ ‌‍‌‍​‌‌‍ ​‌ ‌‌‌‍‌‌​‍‌‌​ ‌‌‌​​‍‌‌ ‌‍‍ ‌‍‌‌‌ ‍‌​‍‌‌​ ​ ‌​‌​​‍‌‌​ ​ ‌​‌​​‍‌‌​ ​‍​ ​‍​ ‌ ‌‍‌‍​ ‌​​ ​‌​ ​ ‌‍‌‍​ ‍‌​ ‍‌​ ‌​​ ​‌‌‍​‌​ ​​​‍‌‌​ ​‍​ ​‍​‍‌‌​ ‌‌‌​‌​​‍ ‍‌‍​ ‌‍‍​‌‍‍‌‌‍ ​‌‍‌​‌ ​‍‌‍‌‌‌‍ ‍​‍‌‌​ ‌‌‌​​‍‌‌ ‌‍‍ ‌‍‌‌‌ ‍‌​‍‌‌​ ​ ‌​‌​​‍‌‌​ ​ ‌​‌​​‍‌‌​ ​‍​ ​‍‌‍​ ‌‍​‌​ ‌‍‌‍‌‌‌‍‌‍‌‍‌​​ ‍​‌‍‌‍‌‍‌​​ ‌‍‌‍​‌‌‍​ ​‍‌‌​ ​‍​ ​‍​‍‌‌​ ‌‌‌​‌​​‍ ‍‌ ‌​‌‍‌‌‌ ‍​‌ ‌​​ ‌‍​‍‌‍​‌‌ ​ ‌‍‌‌‌‌‌‌‌ ​‍‌‍ ​​ ‌​‍‌‌​ ​‍‌​‌‍‌‍​‌‌‍‌​‌‍ ‌‌‍‍‌‌‍ ‍​‍‌‍‌‍‍‌‌‍‌​​ ‌​ ​‌​ ‌​​ ‍‌‌‍‌​‌‍‌‍​ ‌‍​ ​‌‌‍‌​​‍ ‌​ ​‌​ ​‌​ ‌ ‌‍​‌​‍ ‌​ ‌​‌‍‌‍​ ‌ ​ ​‍​‍ ‌‌‍​‌​ ​‌‌‍‌‍​ ‌‌​‍ ‌​ ‌​​ ‌‍​ ​‍​ ‌ ​ ‌‍‌‍​‌​ ‌​​ ​‍‌‍‌‍​ ‌‌‌‍‌‍‌‍‌​​‍‌‍‌ ‌​‌ ‍‌‌ ​​‌‍‌‌​ ‌‌‍​‍‌ ‌‌‌‍‍‌‌‍ ​‌‍‌​​‍‌‍‌ ​​‌‍​‌‌ ‌​‌‍‍​​ ‌‌‍‍‌​ ​‌​ ‍​‌‍ ‍‌‌ ‌‍ ​‌‍ ‌‍ ‍‌‍‌ ‌‌ ‌‍‌​‌‍‌‌‌ ​ ‌‍​ ​‍‌‌​ ‌‌‌​​‍‌‌ ‌‍‍ ‌‍‌‌‌ ‍‌​‍‌‌​ ​ ‌​‌​​‍‌‌​ ​ ‌​‌​​‍‌‌​ ​‍​ ​‍‌‍‌‌‌‍ ‍​‍‌‌​ ​‍​ ​‍​‍‌‌​ ‌‌‌​‌​​‍ ‍‌ ‌‍‌‍​‌‌‍ ​‌ ‌‌‌‍‌‌​‍‌‌​ ‌‌‌​​‍‌‌ ‌‍‍ ‌‍‌‌‌ ‍‌​‍‌‌​ ​ ‌​‌​​‍‌‌​ ​ ‌​‌​​‍‌‌​ ​‍​ ​‍​ ‌ ‌‍‌‍​ ‌​​ ​‌​ ​ ‌‍‌‍​ ‍‌​ ‍‌​ ‌​​ ​‌‌‍​‌​ ​​​‍‌‌​ ​‍​ ​‍​‍‌‌​ ‌‌‌​‌​​‍ ‍‌‍​ ‌‍‍​‌‍‍‌‌‍ ​‌‍‌​‌ ​‍‌‍‌‌‌‍ ‍​‍‌‌​ ‌‌‌​​‍‌‌ ‌‍‍ ‌‍‌‌‌ ‍‌​‍‌‌​ ​ ‌​‌​​‍‌‌​ ​ ‌​‌​​‍‌‌​ ​‍​ ​‍‌‍​ ‌‍​‌​ ‌‍‌‍‌‌‌‍‌‍‌‍‌​​ ‍​‌‍‌‍‌‍‌​​ ‌‍‌‍​‌‌‍​ ​‍‌‌​ ​‍​ ​‍​‍‌‌​ ‌‌‌​‌​​‍ ‍‌ ‌​‌‍‌‌‌ ‍​‌ ‌​​‍‌‍‌ ​​‌‍‌‌‌ ​‍‌ ​ ‌ ​​‌‍‌‌‌‍​ ‌ ‌​‌‍‍‌‌ ‌‍‌‍‌‌​ ‌‌ ​​‌ ‌‌‌‍​‍‌‍ ​‌‍‍‌‌ ​ ‌‍‍​‌‍‌‌‌‍‌​​‍​‍‌ ‌ , this build
supports modern I/O standards, robust power delivery, and
a cleaner internal look with hidden connectors that
simplify cable management. It’s a platform made for high-
performance builds that also care about aesthetics. Add in
32GB of DDR5 6000MHz RAM​​​​‌ ‍ ​‍​‍‌‍ ‌ ​‍‌‍‍‌‌‍‌ ‌‍‍‌‌‍ ‍​‍​‍​ ‍‍​‍​‍‌ ​ ‌‍​‌‌‍ ‍‌‍‍‌‌ ‌​‌ ‍‌​‍ ‍‌‍‍‌‌‍ ​‍​‍​‍ ​​‍​‍‌‍‍​‌ ​‍‌‍‌‌‌‍‌‍​‍​‍​ ‍‍​‍​‍​‍ ‌‍​‌‌‍‌​‌‍ ‌‌‍‍‌‌‍ ‍​‍ ‌‍‍‌‌‍ ‍‌ ‌​‌‍‌‌‌‍ ‍‌ ‌​​‍ ‌‍‌‌‌‍‌​‌‍‍‌‌ ‌​​‍ ‌‍ ‌‌‍ ‌‍‌​‌‍‌‌​ ‌‌ ​​‌ ​‍‌‍‌‌‌ ​ ‌‍‌‌‌‍ ‍‌ ‌​‌‍​‌‌ ‌​‌‍‍‌‌‍ ‌‍ ‍​ ‍ ‌‍‍‌‌‍‌​​ ‌​ ​‌​ ‌​​ ‍‌‌‍‌​‌‍‌‍​ ‌‍​ ​‌‌‍‌​​‍ ‌​ ​‌​ ​‌​ ‌ ‌‍​‌​‍ ‌​ ‌​‌‍‌‍​ ‌ ​ ​‍​‍ ‌‌‍​‌​ ​‌‌‍‌‍​ ‌‌​‍ ‌​ ‌​​ ‌‍​ ​‍​ ‌ ​ ‌‍‌‍​‌​ ‌​​ ​‍‌‍‌‍​ ‌‌‌‍‌‍‌‍‌​​ ‍ ‌ ‌​‌ ‍‌‌ ​​‌‍‌‌​ ‌‌‍​‍‌ ‌‌‌‍‍‌‌‍ ​‌‍‌​​ ‍ ‌ ​​‌‍​‌‌ ‌​‌‍‍​​ ‌‌‍‍‌​ ​‌​ ‍​‌‍ ‍‌‌ ‌‍ ​‌‍ ‌‍ ‍‌‍‌ ‌‌ ‌‍‌​‌‍‌‌‌ ​ ‌‍​ ​‍‌‌​ ‌‌‌​​‍‌‌ ‌‍‍ ‌‍‌‌‌ ‍‌​‍‌‌​ ​ ‌​‌​​‍‌‌​ ​ ‌​‌​​‍‌‌​ ​‍​ ​‍‌‍‌‌‌‍ ‍​‍‌‌​ ​‍​ ​‍​‍‌‌​ ‌‌‌​‌​​‍ ‍‌ ‌‍‌‍​‌‌‍ ​‌ ‌‌‌‍‌‌​‍‌‌​ ‌‌‌​​‍‌‌ ‌‍‍ ‌‍‌‌‌ ‍‌​‍‌‌​ ​ ‌​‌​​‍‌‌​ ​ ‌​‌​​‍‌‌​ ​‍​ ​‍​ ‌ ‌‍‌‍​ ‌​​ ​‌​ ​ ‌‍‌‍​ ‍‌​ ‍‌​ ‌​​ ​‌‌‍​‌​ ​​​‍‌‌​ ​‍​ ​‍​‍‌‌​ ‌‌‌​‌​​‍ ‍‌‍​ ‌‍‍​‌‍‍‌‌‍ ​‌‍‌​‌ ​‍‌‍‌‌‌‍ ‍​‍‌‌​ ‌‌‌​​‍‌‌ ‌‍‍ ‌‍‌‌‌ ‍‌​‍‌‌​ ​ ‌​‌​​‍‌‌​ ​ ‌​‌​​‍‌‌​ ​‍​ ​‍‌‍​ ​ ‌ ​ ‌ ​ ‌​​ ​‌‌‍​ ‌‍‌‌‌‍‌‌‌‍‌‍‌‍‌‌​ ‌ ​ ‌‍​‍‌‌​ ​‍​ ​‍​‍‌‌​ ‌‌‌​‌​​‍ ‍‌ ‌​‌‍‌‌‌ ‍​‌ ‌​​ ‌‍​‍‌‍​‌‌ ​ ‌‍‌‌‌‌‌‌‌ ​‍‌‍ ​​ ‌​‍‌‌​ ​‍‌​‌‍‌‍​‌‌‍‌​‌‍ ‌‌‍‍‌‌‍ ‍​‍‌‍‌‍‍‌‌‍‌​​ ‌​ ​‌​ ‌​​ ‍‌‌‍‌​‌‍‌‍​ ‌‍​ ​‌‌‍‌​​‍ ‌​ ​‌​ ​‌​ ‌ ‌‍​‌​‍ ‌​ ‌​‌‍‌‍​ ‌ ​ ​‍​‍ ‌‌‍​‌​ ​‌‌‍‌‍​ ‌‌​‍ ‌​ ‌​​ ‌‍​ ​‍​ ‌ ​ ‌‍‌‍​‌​ ‌​​ ​‍‌‍‌‍​ ‌‌‌‍‌‍‌‍‌​​‍‌‍‌ ‌​‌ ‍‌‌ ​​‌‍‌‌​ ‌‌‍​‍‌ ‌‌‌‍‍‌‌‍ ​‌‍‌​​‍‌‍‌ ​​‌‍​‌‌ ‌​‌‍‍​​ ‌‌‍‍‌​ ​‌​ ‍​‌‍ ‍‌‌ ‌‍ ​‌‍ ‌‍ ‍‌‍‌ ‌‌ ‌‍‌​‌‍‌‌‌ ​ ‌‍​ ​‍‌‌​ ‌‌‌​​‍‌‌ ‌‍‍ ‌‍‌‌‌ ‍‌​‍‌‌​ ​ ‌​‌​​‍‌‌​ ​ ‌​‌​​‍‌‌​ ​‍​ ​‍‌‍‌‌‌‍ ‍​‍‌‌​ ​‍​ ​‍​‍‌‌​ ‌‌‌​‌​​‍ ‍‌ ‌‍‌‍​‌‌‍ ​‌ ‌‌‌‍‌‌​‍‌‌​ ‌‌‌​​‍‌‌ ‌‍‍ ‌‍‌‌‌ ‍‌​‍‌‌​ ​ ‌​‌​​‍‌‌​ ​ ‌​‌​​‍‌‌​ ​‍​ ​‍​ ‌ ‌‍‌‍​ ‌​​ ​‌​ ​ ‌‍‌‍​ ‍‌​ ‍‌​ ‌​​ ​‌‌‍​‌​ ​​​‍‌‌​ ​‍​ ​‍​‍‌‌​ ‌‌‌​‌​​‍ ‍‌‍​ ‌‍‍​‌‍‍‌‌‍ ​‌‍‌​‌ ​‍‌‍‌‌‌‍ ‍​‍‌‌​ ‌‌‌​​‍‌‌ ‌‍‍ ‌‍‌‌‌ ‍‌​‍‌‌​ ​ ‌​‌​​‍‌‌​ ​ ‌​‌​​‍‌‌​ ​‍​ ​‍‌‍​ ​ ‌ ​ ‌ ​ ‌​​ ​‌‌‍​ ‌‍‌‌‌‍‌‌‌‍‌‍‌‍‌‌​ ‌ ​ ‌‍​‍‌‌​ ​‍​ ​‍​‍‌‌​ ‌‌‌​‌​​‍ ‍‌ ‌​‌‍‌‌‌ ‍​‌ ‌​​‍‌‍‌ ​​‌‍‌‌‌ ​‍‌ ​ ‌ ​​‌‍‌‌‌‍​ ‌ ‌​‌‍‍‌‌ ‌‍‌‍‌‌​ ‌‌ ​​‌ ‌‌‌‍​‍‌‍ ​‌‍‍‌‌ ​ ‌‍‍​‌‍‌‌‌‍‌​​‍​‍‌ ‌ , and you've got more than
enough headroom for gaming while multitasking with OBS,
Discord, Chrome, plugins, alerts, and even virtual camera
filters—all without skipping a beat.​​​​‌ ‍ ​‍​‍‌‍ ‌ ​‍‌‍‍‌‌‍‌ ‌‍‍‌‌‍ ‍​‍​‍​ ‍‍​‍​‍‌ ​ ‌‍​‌‌‍ ‍‌‍‍‌‌ ‌​‌ ‍‌​‍ ‍‌‍‍‌‌‍ ​‍​‍​‍ ​​‍​‍‌‍‍​‌ ​‍‌‍‌‌‌‍‌‍​‍​‍​ ‍‍​‍​‍​‍ ‌‍​‌‌‍‌​‌‍ ‌‌‍‍‌‌‍ ‍​‍ ‌‍‍‌‌‍ ‍‌ ‌​‌‍‌‌‌‍ ‍‌ ‌​​‍ ‌‍‌‌‌‍‌​‌‍‍‌‌ ‌​​‍ ‌‍ ‌‌‍ ‌‍‌​‌‍‌‌​ ‌‌ ​​‌ ​‍‌‍‌‌‌ ​ ‌‍‌‌‌‍ ‍‌ ‌​‌‍​‌‌ ‌​‌‍‍‌‌‍ ‌‍ ‍​ ‍ ‌‍‍‌‌‍‌​​ ‌​ ​‌​ ‌​​ ‍‌‌‍‌​‌‍‌‍​ ‌‍​ ​‌‌‍‌​​‍ ‌​ ​‌​ ​‌​ ‌ ‌‍​‌​‍ ‌​ ‌​‌‍‌‍​ ‌ ​ ​‍​‍ ‌‌‍​‌​ ​‌‌‍‌‍​ ‌‌​‍ ‌​ ‌​​ ‌‍​ ​‍​ ‌ ​ ‌‍‌‍​‌​ ‌​​ ​‍‌‍‌‍​ ‌‌‌‍‌‍‌‍‌​​ ‍ ‌ ‌​‌ ‍‌‌ ​​‌‍‌‌​ ‌‌‍​‍‌ ‌‌‌‍‍‌‌‍ ​‌‍‌​​ ‍ ‌ ​​‌‍​‌‌ ‌​‌‍‍​​ ‌‌‍‍‌​ ​‌​ ‍​‌‍ ‍‌‌ ‌‍ ​‌‍ ‌‍ ‍‌‍‌ ‌‌ ‌‍‌​‌‍‌‌‌ ​ ‌‍​ ​‍‌‌​ ‌‌‌​​‍‌‌ ‌‍‍ ‌‍‌‌‌ ‍‌​‍‌‌​ ​ ‌​‌​​‍‌‌​ ​ ‌​‌​​‍‌‌​ ​‍​ ​‍‌‍‌‌‌‍ ‍​‍‌‌​ ​‍​ ​‍​‍‌‌​ ‌‌‌​‌​​‍ ‍‌ ‌‍‌‍​‌‌‍ ​‌ ‌‌‌‍‌‌​‍‌‌​ ‌‌‌​​‍‌‌ ‌‍‍ ‌‍‌‌‌ ‍‌​‍‌‌​ ​ ‌​‌​​‍‌‌​ ​ ‌​‌​​‍‌‌​ ​‍​ ​‍​ ‌ ‌‍‌‍​ ‌​​ ​‌​ ​ ‌‍‌‍​ ‍‌​ ‍‌​ ‌​​ ​‌‌‍​‌​ ​​​‍‌‌​ ​‍​ ​‍​‍‌‌​ ‌‌‌​‌​​‍ ‍‌‍​ ‌‍‍​‌‍‍‌‌‍ ​‌‍‌​‌ ​‍‌‍‌‌‌‍ ‍​‍‌‌​ ‌‌‌​​‍‌‌ ‌‍‍ ‌‍‌‌‌ ‍‌​‍‌‌​ ​ ‌​‌​​‍‌‌​ ​ ‌​‌​​‍‌‌​ ​‍​ ​‍​ ​‌​ ‌‌​ ‌ ‌‍‌‍‌‍​‌​ ‌ ‌‍​‍​ ‌‍​ ‌​​ ​ ‌‍‌‌​ ​ ​‍‌‌​ ​‍​ ​‍​‍‌‌​ ‌‌‌​‌​​‍ ‍‌ ‌​‌‍‌‌‌ ‍​‌ ‌​​ ‌‍​‍‌‍​‌‌ ​ ‌‍‌‌‌‌‌‌‌ ​‍‌‍ ​​ ‌​‍‌‌​ ​‍‌​‌‍‌‍​‌‌‍‌​‌‍ ‌‌‍‍‌‌‍ ‍​‍‌‍‌‍‍‌‌‍‌​​ ‌​ ​‌​ ‌​​ ‍‌‌‍‌​‌‍‌‍​ ‌‍​ ​‌‌‍‌​​‍ ‌​ ​‌​ ​‌​ ‌ ‌‍​‌​‍ ‌​ ‌​‌‍‌‍​ ‌ ​ ​‍​‍ ‌‌‍​‌​ ​‌‌‍‌‍​ ‌‌​‍ ‌​ ‌​​ ‌‍​ ​‍​ ‌ ​ ‌‍‌‍​‌​ ‌​​ ​‍‌‍‌‍​ ‌‌‌‍‌‍‌‍‌​​‍‌‍‌ ‌​‌ ‍‌‌ ​​‌‍‌‌​ ‌‌‍​‍‌ ‌‌‌‍‍‌‌‍ ​‌‍‌​​‍‌‍‌ ​​‌‍​‌‌ ‌​‌‍‍​​ ‌‌‍‍‌​ ​‌​ ‍​‌‍ ‍‌‌ ‌‍ ​‌‍ ‌‍ ‍‌‍‌ ‌‌ ‌‍‌​‌‍‌‌‌ ​ ‌‍​ ​‍‌‌​ ‌‌‌​​‍‌‌ ‌‍‍ ‌‍‌‌‌ ‍‌​‍‌‌​ ​ ‌​‌​​‍‌‌​ ​ ‌​‌​​‍‌‌​ ​‍​ ​‍‌‍‌‌‌‍ ‍​‍‌‌​ ​‍​ ​‍​‍‌‌​ ‌‌‌​‌​​‍ ‍‌ ‌‍‌‍​‌‌‍ ​‌ ‌‌‌‍‌‌​‍‌‌​ ‌‌‌​​‍‌‌ ‌‍‍ ‌‍‌‌‌ ‍‌​‍‌‌​ ​ ‌​‌​​‍‌‌​ ​ ‌​‌​​‍‌‌​ ​‍​ ​‍​ ‌ ‌‍‌‍​ ‌​​ ​‌​ ​ ‌‍‌‍​ ‍‌​ ‍‌​ ‌​​ ​‌‌‍​‌​ ​​​‍‌‌​ ​‍​ ​‍​‍‌‌​ ‌‌‌​‌​​‍ ‍‌‍​ ‌‍‍​‌‍‍‌‌‍ ​‌‍‌​‌ ​‍‌‍‌‌‌‍ ‍​‍‌‌​ ‌‌‌​​‍‌‌ ‌‍‍ ‌‍‌‌‌ ‍‌​‍‌‌​ ​ ‌​‌​​‍‌‌​ ​ ‌​‌​​‍‌‌​ ​‍​ ​‍​ ​‌​ ‌‌​ ‌ ‌‍‌‍‌‍​‌​ ‌ ‌‍​‍​ ‌‍​ ‌​​ ​ ‌‍‌‌​ ​ ​‍‌‌​ ​‍​ ​‍​‍‌‌​ ‌‌‌​‌​​‍ ‍‌ ‌​‌‍‌‌‌ ‍​‌ ‌​​‍‌‍‌ ​​‌‍‌‌‌ ​‍‌ ​ ‌ ​​‌‍‌‌‌‍​ ‌ ‌​‌‍‍‌‌ ‌‍‌‍‌‌​ ‌‌ ​​‌ ‌‌‌‍​‍‌‍ ​‌‍‍‌‌ ​ ‌‍‍​‌‍‌‌‌‍‌​​‍​‍‌ ‌
Storage is handled by a ​​​​‌ ‍ ​‍​‍‌‍ ‌ ​‍‌‍‍‌‌‍‌ ‌‍‍‌‌‍ ‍​‍​‍​ ‍‍​‍​‍‌ ​ ‌‍​‌‌‍ ‍‌‍‍‌‌ ‌​‌ ‍‌​‍ ‍‌‍‍‌‌‍ ​‍​‍​‍ ​​‍​‍‌‍‍​‌ ​‍‌‍‌‌‌‍‌‍​‍​‍​ ‍‍​‍​‍​‍ ‌‍​‌‌‍‌​‌‍ ‌‌‍‍‌‌‍ ‍​‍ ‌‍‍‌‌‍ ‍‌ ‌​‌‍‌‌‌‍ ‍‌ ‌​​‍ ‌‍‌‌‌‍‌​‌‍‍‌‌ ‌​​‍ ‌‍ ‌‌‍ ‌‍‌​‌‍‌‌​ ‌‌ ​​‌ ​‍‌‍‌‌‌ ​ ‌‍‌‌‌‍ ‍‌ ‌​‌‍​‌‌ ‌​‌‍‍‌‌‍ ‌‍ ‍​ ‍ ‌‍‍‌‌‍‌​​ ‌​ ​‌​ ‌​​ ‍‌‌‍‌​‌‍‌‍​ ‌‍​ ​‌‌‍‌​​‍ ‌​ ​‌​ ​‌​ ‌ ‌‍​‌​‍ ‌​ ‌​‌‍‌‍​ ‌ ​ ​‍​‍ ‌‌‍​‌​ ​‌‌‍‌‍​ ‌‌​‍ ‌​ ‌​​ ‌‍​ ​‍​ ‌ ​ ‌‍‌‍​‌​ ‌​​ ​‍‌‍‌‍​ ‌‌‌‍‌‍‌‍‌​​ ‍ ‌ ‌​‌ ‍‌‌ ​​‌‍‌‌​ ‌‌‍​‍‌ ‌‌‌‍‍‌‌‍ ​‌‍‌​​ ‍ ‌ ​​‌‍​‌‌ ‌​‌‍‍​​ ‌‌‍‍‌​ ​‌​ ‍​‌‍ ‍‌‌ ‌‍ ​‌‍ ‌‍ ‍‌‍‌ ‌‌ ‌‍‌​‌‍‌‌‌ ​ ‌‍​ ​‍‌‌​ ‌‌‌​​‍‌‌ ‌‍‍ ‌‍‌‌‌ ‍‌​‍‌‌​ ​ ‌​‌​​‍‌‌​ ​ ‌​‌​​‍‌‌​ ​‍​ ​‍‌‍‌‌‌‍ ‍​‍‌‌​ ​‍​ ​‍​‍‌‌​ ‌‌‌​‌​​‍ ‍‌ ‌‍‌‍​‌‌‍ ​‌ ‌‌‌‍‌‌​‍‌‌​ ‌‌‌​​‍‌‌ ‌‍‍ ‌‍‌‌‌ ‍‌​‍‌‌​ ​ ‌​‌​​‍‌‌​ ​ ‌​‌​​‍‌‌​ ​‍​ ​‍‌‍​‍​ ​‍‌‍​‌​ ‍‌​ ‌​​ ‌ ‌‍‌‌​ ‌​‌‍‌‌​ ‌ ​ ​‍​ ‌‌​‍‌‌​ ​‍​ ​‍​‍‌‌​ ‌‌‌​‌​​‍ ‍‌‍​ ‌‍‍​‌‍‍‌‌‍ ​‌‍‌​‌ ​‍‌‍‌‌‌‍ ‍​‍‌‌​ ‌‌‌​​‍‌‌ ‌‍‍ ‌‍‌‌‌ ‍‌​‍‌‌​ ​ ‌​‌​​‍‌‌​ ​ ‌​‌​​‍‌‌​ ​‍​ ​‍​ ​‌​ ‍​‌‍‌​​ ​‌​ ​ ​ ‍​​ ​​‌‍​‍​ ​‌‌‍​‌​ ‌​​ ‌‍​‍‌‌​ ​‍​ ​‍​‍‌‌​ ‌‌‌​‌​​‍ ‍‌ ‌​‌‍‌‌‌ ‍​‌ ‌​​ ‌‍​‍‌‍​‌‌ ​ ‌‍‌‌‌‌‌‌‌ ​‍‌‍ ​​ ‌​‍‌‌​ ​‍‌​‌‍‌‍​‌‌‍‌​‌‍ ‌‌‍‍‌‌‍ ‍​‍‌‍‌‍‍‌‌‍‌​​ ‌​ ​‌​ ‌​​ ‍‌‌‍‌​‌‍‌‍​ ‌‍​ ​‌‌‍‌​​‍ ‌​ ​‌​ ​‌​ ‌ ‌‍​‌​‍ ‌​ ‌​‌‍‌‍​ ‌ ​ ​‍​‍ ‌‌‍​‌​ ​‌‌‍‌‍​ ‌‌​‍ ‌​ ‌​​ ‌‍​ ​‍​ ‌ ​ ‌‍‌‍​‌​ ‌​​ ​‍‌‍‌‍​ ‌‌‌‍‌‍‌‍‌​​‍‌‍‌ ‌​‌ ‍‌‌ ​​‌‍‌‌​ ‌‌‍​‍‌ ‌‌‌‍‍‌‌‍ ​‌‍‌​​‍‌‍‌ ​​‌‍​‌‌ ‌​‌‍‍​​ ‌‌‍‍‌​ ​‌​ ‍​‌‍ ‍‌‌ ‌‍ ​‌‍ ‌‍ ‍‌‍‌ ‌‌ ‌‍‌​‌‍‌‌‌ ​ ‌‍​ ​‍‌‌​ ‌‌‌​​‍‌‌ ‌‍‍ ‌‍‌‌‌ ‍‌​‍‌‌​ ​ ‌​‌​​‍‌‌​ ​ ‌​‌​​‍‌‌​ ​‍​ ​‍‌‍‌‌‌‍ ‍​‍‌‌​ ​‍​ ​‍​‍‌‌​ ‌‌‌​‌​​‍ ‍‌ ‌‍‌‍​‌‌‍ ​‌ ‌‌‌‍‌‌​‍‌‌​ ‌‌‌​​‍‌‌ ‌‍‍ ‌‍‌‌‌ ‍‌​‍‌‌​ ​ ‌​‌​​‍‌‌​ ​ ‌​‌​​‍‌‌​ ​‍​ ​‍‌‍​‍​ ​‍‌‍​‌​ ‍‌​ ‌​​ ‌ ‌‍‌‌​ ‌​‌‍‌‌​ ‌ ​ ​‍​ ‌‌​‍‌‌​ ​‍​ ​‍​‍‌‌​ ‌‌‌​‌​​‍ ‍‌‍​ ‌‍‍​‌‍‍‌‌‍ ​‌‍‌​‌ ​‍‌‍‌‌‌‍ ‍​‍‌‌​ ‌‌‌​​‍‌‌ ‌‍‍ ‌‍‌‌‌ ‍‌​‍‌‌​ ​ ‌​‌​​‍‌‌​ ​ ‌​‌​​‍‌‌​ ​‍​ ​‍​ ​‌​ ‍​‌‍‌​​ ​‌​ ​ ​ ‍​​ ​​‌‍​‍​ ​‌‌‍​‌​ ‌​​ ‌‍​‍‌‌​ ​‍​ ​‍​‍‌‌​ ‌‌‌​‌​​‍ ‍‌ ‌​‌‍‌‌‌ ‍​‌ ‌​​‍‌‍‌ ​​‌‍‌‌‌ ​‍‌ ​ ‌ ​​‌‍‌‌‌‍​ ‌ ‌​‌‍‍‌‌ ‌‍‌‍‌‌​ ‌‌ ​​‌ ‌‌‌‍​‍‌‍ ​‌‍‍‌‌ ​ ‌‍‍​‌‍‌‌‌‍‌​​‍​‍‌ ‌ 2TB M.2 PCIe Gen 4 SSD​​​​‌ ‍ ​‍​‍‌‍ ‌ ​‍‌‍‍‌‌‍‌ ‌‍‍‌‌‍ ‍​‍​‍​ ‍‍​‍​‍‌ ​ ‌‍​‌‌‍ ‍‌‍‍‌‌ ‌​‌ ‍‌​‍ ‍‌‍‍‌‌‍ ​‍​‍​‍ ​​‍​‍‌‍‍​‌ ​‍‌‍‌‌‌‍‌‍​‍​‍​ ‍‍​‍​‍​‍ ‌‍​‌‌‍‌​‌‍ ‌‌‍‍‌‌‍ ‍​‍ ‌‍‍‌‌‍ ‍‌ ‌​‌‍‌‌‌‍ ‍‌ ‌​​‍ ‌‍‌‌‌‍‌​‌‍‍‌‌ ‌​​‍ ‌‍ ‌‌‍ ‌‍‌​‌‍‌‌​ ‌‌ ​​‌ ​‍‌‍‌‌‌ ​ ‌‍‌‌‌‍ ‍‌ ‌​‌‍​‌‌ ‌​‌‍‍‌‌‍ ‌‍ ‍​ ‍ ‌‍‍‌‌‍‌​​ ‌​ ​‌​ ‌​​ ‍‌‌‍‌​‌‍‌‍​ ‌‍​ ​‌‌‍‌​​‍ ‌​ ​‌​ ​‌​ ‌ ‌‍​‌​‍ ‌​ ‌​‌‍‌‍​ ‌ ​ ​‍​‍ ‌‌‍​‌​ ​‌‌‍‌‍​ ‌‌​‍ ‌​ ‌​​ ‌‍​ ​‍​ ‌ ​ ‌‍‌‍​‌​ ‌​​ ​‍‌‍‌‍​ ‌‌‌‍‌‍‌‍‌​​ ‍ ‌ ‌​‌ ‍‌‌ ​​‌‍‌‌​ ‌‌‍​‍‌ ‌‌‌‍‍‌‌‍ ​‌‍‌​​ ‍ ‌ ​​‌‍​‌‌ ‌​‌‍‍​​ ‌‌‍‍‌​ ​‌​ ‍​‌‍ ‍‌‌ ‌‍ ​‌‍ ‌‍ ‍‌‍‌ ‌‌ ‌‍‌​‌‍‌‌‌ ​ ‌‍​ ​‍‌‌​ ‌‌‌​​‍‌‌ ‌‍‍ ‌‍‌‌‌ ‍‌​‍‌‌​ ​ ‌​‌​​‍‌‌​ ​ ‌​‌​​‍‌‌​ ​‍​ ​‍‌‍‌‌‌‍ ‍​‍‌‌​ ​‍​ ​‍​‍‌‌​ ‌‌‌​‌​​‍ ‍‌ ‌‍‌‍​‌‌‍ ​‌ ‌‌‌‍‌‌​‍‌‌​ ‌‌‌​​‍‌‌ ‌‍‍ ‌‍‌‌‌ ‍‌​‍‌‌​ ​ ‌​‌​​‍‌‌​ ​ ‌​‌​​‍‌‌​ ​‍​ ​‍‌‍​‍​ ​‍‌‍​‌​ ‍‌​ ‌​​ ‌ ‌‍‌‌​ ‌​‌‍‌‌​ ‌ ​ ​‍​ ‌‌​‍‌‌​ ​‍​ ​‍​‍‌‌​ ‌‌‌​‌​​‍ ‍‌‍​ ‌‍‍​‌‍‍‌‌‍ ​‌‍‌​‌ ​‍‌‍‌‌‌‍ ‍​‍‌‌​ ‌‌‌​​‍‌‌ ‌‍‍ ‌‍‌‌‌ ‍‌​‍‌‌​ ​ ‌​‌​​‍‌‌​ ​ ‌​‌​​‍‌‌​ ​‍​ ​‍‌‍‌‍‌‍‌‍‌‍​ ​ ‌ ​ ​​​ ‍‌​ ‍‌​ ‌ ‌‍‌‌​ ​ ‌‍‌​​ ‌‍​‍‌‌​ ​‍​ ​‍​‍‌‌​ ‌‌‌​‌​​‍ ‍‌ ‌​‌‍‌‌‌ ‍​‌ ‌​​ ‌‍​‍‌‍​‌‌ ​ ‌‍‌‌‌‌‌‌‌ ​‍‌‍ ​​ ‌​‍‌‌​ ​‍‌​‌‍‌‍​‌‌‍‌​‌‍ ‌‌‍‍‌‌‍ ‍​‍‌‍‌‍‍‌‌‍‌​​ ‌​ ​‌​ ‌​​ ‍‌‌‍‌​‌‍‌‍​ ‌‍​ ​‌‌‍‌​​‍ ‌​ ​‌​ ​‌​ ‌ ‌‍​‌​‍ ‌​ ‌​‌‍‌‍​ ‌ ​ ​‍​‍ ‌‌‍​‌​ ​‌‌‍‌‍​ ‌‌​‍ ‌​ ‌​​ ‌‍​ ​‍​ ‌ ​ ‌‍‌‍​‌​ ‌​​ ​‍‌‍‌‍​ ‌‌‌‍‌‍‌‍‌​​‍‌‍‌ ‌​‌ ‍‌‌ ​​‌‍‌‌​ ‌‌‍​‍‌ ‌‌‌‍‍‌‌‍ ​‌‍‌​​‍‌‍‌ ​​‌‍​‌‌ ‌​‌‍‍​​ ‌‌‍‍‌​ ​‌​ ‍​‌‍ ‍‌‌ ‌‍ ​‌‍ ‌‍ ‍‌‍‌ ‌‌ ‌‍‌​‌‍‌‌‌ ​ ‌‍​ ​‍‌‌​ ‌‌‌​​‍‌‌ ‌‍‍ ‌‍‌‌‌ ‍‌​‍‌‌​ ​ ‌​‌​​‍‌‌​ ​ ‌​‌​​‍‌‌​ ​‍​ ​‍‌‍‌‌‌‍ ‍​‍‌‌​ ​‍​ ​‍​‍‌‌​ ‌‌‌​‌​​‍ ‍‌ ‌‍‌‍​‌‌‍ ​‌ ‌‌‌‍‌‌​‍‌‌​ ‌‌‌​​‍‌‌ ‌‍‍ ‌‍‌‌‌ ‍‌​‍‌‌​ ​ ‌​‌​​‍‌‌​ ​ ‌​‌​​‍‌‌​ ​‍​ ​‍‌‍​‍​ ​‍‌‍​‌​ ‍‌​ ‌​​ ‌ ‌‍‌‌​ ‌​‌‍‌‌​ ‌ ​ ​‍​ ‌‌​‍‌‌​ ​‍​ ​‍​‍‌‌​ ‌‌‌​‌​​‍ ‍‌‍​ ‌‍‍​‌‍‍‌‌‍ ​‌‍‌​‌ ​‍‌‍‌‌‌‍ ‍​‍‌‌​ ‌‌‌​​‍‌‌ ‌‍‍ ‌‍‌‌‌ ‍‌​‍‌‌​ ​ ‌​‌​​‍‌‌​ ​ ‌​‌​​‍‌‌​ ​‍​ ​‍‌‍‌‍‌‍‌‍‌‍​ ​ ‌ ​ ​​​ ‍‌​ ‍‌​ ‌ ‌‍‌‌​ ​ ‌‍‌​​ ‌‍​‍‌‌​ ​‍​ ​‍​‍‌‌​ ‌‌‌​‌​​‍ ‍‌ ‌​‌‍‌‌‌ ‍​‌ ‌​​‍‌‍‌ ​​‌‍‌‌‌ ​‍‌ ​ ‌ ​​‌‍‌‌‌‍​ ‌ ‌​‌‍‍‌‌ ‌‍‌‍‌‌​ ‌‌ ​​‌ ‌‌‌‍​‍‌‍ ​‌‍‍‌‌ ​ ‌‍‍​‌‍‌‌‌‍‌​​‍​‍‌ ‌ , which
loads games in seconds and handles 4K video capture
without bottlenecks. For content creators who regularly
work with large media files, this means faster render times
and shorter wait periods when moving between projects.
Game streamers will appreciate the blazing load times in
titles like Fortnite, Apex Legends, or Baldur’s Gate 3, and
the ample storage capacity allows for capturing long
streams without needing to offload files constantly.​​​​‌ ‍ ​‍​‍‌‍ ‌ ​‍‌‍‍‌‌‍‌ ‌‍‍‌‌‍ ‍​‍​‍​ ‍‍​‍​‍‌ ​ ‌‍​‌‌‍ ‍‌‍‍‌‌ ‌​‌ ‍‌​‍ ‍‌‍‍‌‌‍ ​‍​‍​‍ ​​‍​‍‌‍‍​‌ ​‍‌‍‌‌‌‍‌‍​‍​‍​ ‍‍​‍​‍​‍ ‌‍​‌‌‍‌​‌‍ ‌‌‍‍‌‌‍ ‍​‍ ‌‍‍‌‌‍ ‍‌ ‌​‌‍‌‌‌‍ ‍‌ ‌​​‍ ‌‍‌‌‌‍‌​‌‍‍‌‌ ‌​​‍ ‌‍ ‌‌‍ ‌‍‌​‌‍‌‌​ ‌‌ ​​‌ ​‍‌‍‌‌‌ ​ ‌‍‌‌‌‍ ‍‌ ‌​‌‍​‌‌ ‌​‌‍‍‌‌‍ ‌‍ ‍​ ‍ ‌‍‍‌‌‍‌​​ ‌​ ​‌​ ‌​​ ‍‌‌‍‌​‌‍‌‍​ ‌‍​ ​‌‌‍‌​​‍ ‌​ ​‌​ ​‌​ ‌ ‌‍​‌​‍ ‌​ ‌​‌‍‌‍​ ‌ ​ ​‍​‍ ‌‌‍​‌​ ​‌‌‍‌‍​ ‌‌​‍ ‌​ ‌​​ ‌‍​ ​‍​ ‌ ​ ‌‍‌‍​‌​ ‌​​ ​‍‌‍‌‍​ ‌‌‌‍‌‍‌‍‌​​ ‍ ‌ ‌​‌ ‍‌‌ ​​‌‍‌‌​ ‌‌‍​‍‌ ‌‌‌‍‍‌‌‍ ​‌‍‌​​ ‍ ‌ ​​‌‍​‌‌ ‌​‌‍‍​​ ‌‌‍‍‌​ ​‌​ ‍​‌‍ ‍‌‌ ‌‍ ​‌‍ ‌‍ ‍‌‍‌ ‌‌ ‌‍‌​‌‍‌‌‌ ​ ‌‍​ ​‍‌‌​ ‌‌‌​​‍‌‌ ‌‍‍ ‌‍‌‌‌ ‍‌​‍‌‌​ ​ ‌​‌​​‍‌‌​ ​ ‌​‌​​‍‌‌​ ​‍​ ​‍‌‍‌‌‌‍ ‍​‍‌‌​ ​‍​ ​‍​‍‌‌​ ‌‌‌​‌​​‍ ‍‌ ‌‍‌‍​‌‌‍ ​‌ ‌‌‌‍‌‌​‍‌‌​ ‌‌‌​​‍‌‌ ‌‍‍ ‌‍‌‌‌ ‍‌​‍‌‌​ ​ ‌​‌​​‍‌‌​ ​ ‌​‌​​‍‌‌​ ​‍​ ​‍‌‍​‍​ ​‍‌‍​‌​ ‍‌​ ‌​​ ‌ ‌‍‌‌​ ‌​‌‍‌‌​ ‌ ​ ​‍​ ‌‌​‍‌‌​ ​‍​ ​‍​‍‌‌​ ‌‌‌​‌​​‍ ‍‌‍​ ‌‍‍​‌‍‍‌‌‍ ​‌‍‌​‌ ​‍‌‍‌‌‌‍ ‍​‍‌‌​ ‌‌‌​​‍‌‌ ‌‍‍ ‌‍‌‌‌ ‍‌​‍‌‌​ ​ ‌​‌​​‍‌‌​ ​ ‌​‌​​‍‌‌​ ​‍​ ​‍‌‍‌‌​ ​​​ ‍​​ ‌ ‌‍​‍‌‍‌​​ ​‍​ ‌​‌‍‌‍‌‍‌‍‌‍‌‌‌‍​ ​‍‌‌​ ​‍​ ​‍​‍‌‌​ ‌‌‌​‌​​‍ ‍‌ ‌​‌‍‌‌‌ ‍​‌ ‌​​ ‌‍​‍‌‍​‌‌ ​ ‌‍‌‌‌‌‌‌‌ ​‍‌‍ ​​ ‌​‍‌‌​ ​‍‌​‌‍‌‍​‌‌‍‌​‌‍ ‌‌‍‍‌‌‍ ‍​‍‌‍‌‍‍‌‌‍‌​​ ‌​ ​‌​ ‌​​ ‍‌‌‍‌​‌‍‌‍​ ‌‍​ ​‌‌‍‌​​‍ ‌​ ​‌​ ​‌​ ‌ ‌‍​‌​‍ ‌​ ‌​‌‍‌‍​ ‌ ​ ​‍​‍ ‌‌‍​‌​ ​‌‌‍‌‍​ ‌‌​‍ ‌​ ‌​​ ‌‍​ ​‍​ ‌ ​ ‌‍‌‍​‌​ ‌​​ ​‍‌‍‌‍​ ‌‌‌‍‌‍‌‍‌​​‍‌‍‌ ‌​‌ ‍‌‌ ​​‌‍‌‌​ ‌‌‍​‍‌ ‌‌‌‍‍‌‌‍ ​‌‍‌​​‍‌‍‌ ​​‌‍​‌‌ ‌​‌‍‍​​ ‌‌‍‍‌​ ​‌​ ‍​‌‍ ‍‌‌ ‌‍ ​‌‍ ‌‍ ‍‌‍‌ ‌‌ ‌‍‌​‌‍‌‌‌ ​ ‌‍​ ​‍‌‌​ ‌‌‌​​‍‌‌ ‌‍‍ ‌‍‌‌‌ ‍‌​‍‌‌​ ​ ‌​‌​​‍‌‌​ ​ ‌​‌​​‍‌‌​ ​‍​ ​‍‌‍‌‌‌‍ ‍​‍‌‌​ ​‍​ ​‍​‍‌‌​ ‌‌‌​‌​​‍ ‍‌ ‌‍‌‍​‌‌‍ ​‌ ‌‌‌‍‌‌​‍‌‌​ ‌‌‌​​‍‌‌ ‌‍‍ ‌‍‌‌‌ ‍‌​‍‌‌​ ​ ‌​‌​​‍‌‌​ ​ ‌​‌​​‍‌‌​ ​‍​ ​‍‌‍​‍​ ​‍‌‍​‌​ ‍‌​ ‌​​ ‌ ‌‍‌‌​ ‌​‌‍‌‌​ ‌ ​ ​‍​ ‌‌​‍‌‌​ ​‍​ ​‍​‍‌‌​ ‌‌‌​‌​​‍ ‍‌‍​ ‌‍‍​‌‍‍‌‌‍ ​‌‍‌​‌ ​‍‌‍‌‌‌‍ ‍​‍‌‌​ ‌‌‌​​‍‌‌ ‌‍‍ ‌‍‌‌‌ ‍‌​‍‌‌​ ​ ‌​‌​​‍‌‌​ ​ ‌​‌​​‍‌‌​ ​‍​ ​‍‌‍‌‌​ ​​​ ‍​​ ‌ ‌‍​‍‌‍‌​​ ​‍​ ‌​‌‍‌‍‌‍‌‍‌‍‌‌‌‍​ ​‍‌‌​ ​‍​ ​‍​‍‌‌​ ‌‌‌​‌​​‍ ‍‌ ‌​‌‍‌‌‌ ‍​‌ ‌​​‍‌‍‌ ​​‌‍‌‌‌ ​‍‌ ​ ‌ ​​‌‍‌‌‌‍​ ‌ ‌​‌‍‍‌‌ ‌‍‌‍‌‌​ ‌‌ ​​‌ ‌‌‌‍​‍‌‍ ​‌‍‍‌‌ ​ ‌‍‍​‌‍‌‌‌‍‌​​‍​‍‌ ‌
The ​​​​‌ ‍ ​‍​‍‌‍ ‌ ​‍‌‍‍‌‌‍‌ ‌‍‍‌‌‍ ‍​‍​‍​ ‍‍​‍​‍‌ ​ ‌‍​‌‌‍ ‍‌‍‍‌‌ ‌​‌ ‍‌​‍ ‍‌‍‍‌‌‍ ​‍​‍​‍ ​​‍​‍‌‍‍​‌ ​‍‌‍‌‌‌‍‌‍​‍​‍​ ‍‍​‍​‍​‍ ‌‍​‌‌‍‌​‌‍ ‌‌‍‍‌‌‍ ‍​‍ ‌‍‍‌‌‍ ‍‌ ‌​‌‍‌‌‌‍ ‍‌ ‌​​‍ ‌‍‌‌‌‍‌​‌‍‍‌‌ ‌​​‍ ‌‍ ‌‌‍ ‌‍‌​‌‍‌‌​ ‌‌ ​​‌ ​‍‌‍‌‌‌ ​ ‌‍‌‌‌‍ ‍‌ ‌​‌‍​‌‌ ‌​‌‍‍‌‌‍ ‌‍ ‍​ ‍ ‌‍‍‌‌‍‌​​ ‌​ ​‌​ ‌​​ ‍‌‌‍‌​‌‍‌‍​ ‌‍​ ​‌‌‍‌​​‍ ‌​ ​‌​ ​‌​ ‌ ‌‍​‌​‍ ‌​ ‌​‌‍‌‍​ ‌ ​ ​‍​‍ ‌‌‍​‌​ ​‌‌‍‌‍​ ‌‌​‍ ‌​ ‌​​ ‌‍​ ​‍​ ‌ ​ ‌‍‌‍​‌​ ‌​​ ​‍‌‍‌‍​ ‌‌‌‍‌‍‌‍‌​​ ‍ ‌ ‌​‌ ‍‌‌ ​​‌‍‌‌​ ‌‌‍​‍‌ ‌‌‌‍‍‌‌‍ ​‌‍‌​​ ‍ ‌ ​​‌‍​‌‌ ‌​‌‍‍​​ ‌‌‍‍‌​ ​‌​ ‍​‌‍ ‍‌‌ ‌‍ ​‌‍ ‌‍ ‍‌‍‌ ‌‌ ‌‍‌​‌‍‌‌‌ ​ ‌‍​ ​‍‌‌​ ‌‌‌​​‍‌‌ ‌‍‍ ‌‍‌‌‌ ‍‌​‍‌‌​ ​ ‌​‌​​‍‌‌​ ​ ‌​‌​​‍‌‌​ ​‍​ ​‍‌‍‌‌‌‍ ‍​‍‌‌​ ​‍​ ​‍​‍‌‌​ ‌‌‌​‌​​‍ ‍‌ ‌‍‌‍​‌‌‍ ​‌ ‌‌‌‍‌‌​‍‌‌​ ‌‌‌​​‍‌‌ ‌‍‍ ‌‍‌‌‌ ‍‌​‍‌‌​ ​ ‌​‌​​‍‌‌​ ​ ‌​‌​​‍‌‌​ ​‍​ ​‍‌‍​‌‌‍‌‌​ ‍​‌‍‌​​ ‌​‌‍‌​​ ‌​​ ‌‌​ ‍‌‌‍​‍‌‍​‌​ ​‌​‍‌‌​ ​‍​ ​‍​‍‌‌​ ‌‌‌​‌​​‍ ‍‌‍​ ‌‍‍​‌‍‍‌‌‍ ​‌‍‌​‌ ​‍‌‍‌‌‌‍ ‍​‍‌‌​ ‌‌‌​​‍‌‌ ‌‍‍ ‌‍‌‌‌ ‍‌​‍‌‌​ ​ ‌​‌​​‍‌‌​ ​ ‌​‌​​‍‌‌​ ​‍​ ​‍‌‍‌‌​ ​‍​ ‌‌‌‍‌‍​ ‌‌‌‍​‍​ ‌‍​ ‍​​ ‌‌​ ​​​ ​‌​ ‌ ​‍‌‌​ ​‍​ ​‍​‍‌‌​ ‌‌‌​‌​​‍ ‍‌ ‌​‌‍‌‌‌ ‍​‌ ‌​​ ‌‍​‍‌‍​‌‌ ​ ‌‍‌‌‌‌‌‌‌ ​‍‌‍ ​​ ‌​‍‌‌​ ​‍‌​‌‍‌‍​‌‌‍‌​‌‍ ‌‌‍‍‌‌‍ ‍​‍‌‍‌‍‍‌‌‍‌​​ ‌​ ​‌​ ‌​​ ‍‌‌‍‌​‌‍‌‍​ ‌‍​ ​‌‌‍‌​​‍ ‌​ ​‌​ ​‌​ ‌ ‌‍​‌​‍ ‌​ ‌​‌‍‌‍​ ‌ ​ ​‍​‍ ‌‌‍​‌​ ​‌‌‍‌‍​ ‌‌​‍ ‌​ ‌​​ ‌‍​ ​‍​ ‌ ​ ‌‍‌‍​‌​ ‌​​ ​‍‌‍‌‍​ ‌‌‌‍‌‍‌‍‌​​‍‌‍‌ ‌​‌ ‍‌‌ ​​‌‍‌‌​ ‌‌‍​‍‌ ‌‌‌‍‍‌‌‍ ​‌‍‌​​‍‌‍‌ ​​‌‍​‌‌ ‌​‌‍‍​​ ‌‌‍‍‌​ ​‌​ ‍​‌‍ ‍‌‌ ‌‍ ​‌‍ ‌‍ ‍‌‍‌ ‌‌ ‌‍‌​‌‍‌‌‌ ​ ‌‍​ ​‍‌‌​ ‌‌‌​​‍‌‌ ‌‍‍ ‌‍‌‌‌ ‍‌​‍‌‌​ ​ ‌​‌​​‍‌‌​ ​ ‌​‌​​‍‌‌​ ​‍​ ​‍‌‍‌‌‌‍ ‍​‍‌‌​ ​‍​ ​‍​‍‌‌​ ‌‌‌​‌​​‍ ‍‌ ‌‍‌‍​‌‌‍ ​‌ ‌‌‌‍‌‌​‍‌‌​ ‌‌‌​​‍‌‌ ‌‍‍ ‌‍‌‌‌ ‍‌​‍‌‌​ ​ ‌​‌​​‍‌‌​ ​ ‌​‌​​‍‌‌​ ​‍​ ​‍‌‍​‌‌‍‌‌​ ‍​‌‍‌​​ ‌​‌‍‌​​ ‌​​ ‌‌​ ‍‌‌‍​‍‌‍​‌​ ​‌​‍‌‌​ ​‍​ ​‍​‍‌‌​ ‌‌‌​‌​​‍ ‍‌‍​ ‌‍‍​‌‍‍‌‌‍ ​‌‍‌​‌ ​‍‌‍‌‌‌‍ ‍​‍‌‌​ ‌‌‌​​‍‌‌ ‌‍‍ ‌‍‌‌‌ ‍‌​‍‌‌​ ​ ‌​‌​​‍‌‌​ ​ ‌​‌​​‍‌‌​ ​‍​ ​‍‌‍‌‌​ ​‍​ ‌‌‌‍‌‍​ ‌‌‌‍​‍​ ‌‍​ ‍​​ ‌‌​ ​​​ ​‌​ ‌ ​‍‌‌​ ​‍​ ​‍​‍‌‌​ ‌‌‌​‌​​‍ ‍‌ ‌​‌‍‌‌‌ ‍​‌ ‌​​‍‌‍‌ ​​‌‍‌‌‌ ​‍‌ ​ ‌ ​​‌‍‌‌‌‍​ ‌ ‌​‌‍‍‌‌ ‌‍‌‍‌‌​ ‌‌ ​​‌ ‌‌‌‍​‍‌‍ ​‌‍‍‌‌ ​ ‌‍‍​‌‍‌‌‌‍‌​​‍​‍‌ ‌ Montech HS02 Pro ATX PC case​​​​‌ ‍ ​‍​‍‌‍ ‌ ​‍‌‍‍‌‌‍‌ ‌‍‍‌‌‍ ‍​‍​‍​ ‍‍​‍​‍‌ ​ ‌‍​‌‌‍ ‍‌‍‍‌‌ ‌​‌ ‍‌​‍ ‍‌‍‍‌‌‍ ​‍​‍​‍ ​​‍​‍‌‍‍​‌ ​‍‌‍‌‌‌‍‌‍​‍​‍​ ‍‍​‍​‍​‍ ‌‍​‌‌‍‌​‌‍ ‌‌‍‍‌‌‍ ‍​‍ ‌‍‍‌‌‍ ‍‌ ‌​‌‍‌‌‌‍ ‍‌ ‌​​‍ ‌‍‌‌‌‍‌​‌‍‍‌‌ ‌​​‍ ‌‍ ‌‌‍ ‌‍‌​‌‍‌‌​ ‌‌ ​​‌ ​‍‌‍‌‌‌ ​ ‌‍‌‌‌‍ ‍‌ ‌​‌‍​‌‌ ‌​‌‍‍‌‌‍ ‌‍ ‍​ ‍ ‌‍‍‌‌‍‌​​ ‌​ ​‌​ ‌​​ ‍‌‌‍‌​‌‍‌‍​ ‌‍​ ​‌‌‍‌​​‍ ‌​ ​‌​ ​‌​ ‌ ‌‍​‌​‍ ‌​ ‌​‌‍‌‍​ ‌ ​ ​‍​‍ ‌‌‍​‌​ ​‌‌‍‌‍​ ‌‌​‍ ‌​ ‌​​ ‌‍​ ​‍​ ‌ ​ ‌‍‌‍​‌​ ‌​​ ​‍‌‍‌‍​ ‌‌‌‍‌‍‌‍‌​​ ‍ ‌ ‌​‌ ‍‌‌ ​​‌‍‌‌​ ‌‌‍​‍‌ ‌‌‌‍‍‌‌‍ ​‌‍‌​​ ‍ ‌ ​​‌‍​‌‌ ‌​‌‍‍​​ ‌‌‍‍‌​ ​‌​ ‍​‌‍ ‍‌‌ ‌‍ ​‌‍ ‌‍ ‍‌‍‌ ‌‌ ‌‍‌​‌‍‌‌‌ ​ ‌‍​ ​‍‌‌​ ‌‌‌​​‍‌‌ ‌‍‍ ‌‍‌‌‌ ‍‌​‍‌‌​ ​ ‌​‌​​‍‌‌​ ​ ‌​‌​​‍‌‌​ ​‍​ ​‍‌‍‌‌‌‍ ‍​‍‌‌​ ​‍​ ​‍​‍‌‌​ ‌‌‌​‌​​‍ ‍‌ ‌‍‌‍​‌‌‍ ​‌ ‌‌‌‍‌‌​‍‌‌​ ‌‌‌​​‍‌‌ ‌‍‍ ‌‍‌‌‌ ‍‌​‍‌‌​ ​ ‌​‌​​‍‌‌​ ​ ‌​‌​​‍‌‌​ ​‍​ ​‍‌‍​‌‌‍‌‌​ ‍​‌‍‌​​ ‌​‌‍‌​​ ‌​​ ‌‌​ ‍‌‌‍​‍‌‍​‌​ ​‌​‍‌‌​ ​‍​ ​‍​‍‌‌​ ‌‌‌​‌​​‍ ‍‌‍​ ‌‍‍​‌‍‍‌‌‍ ​‌‍‌​‌ ​‍‌‍‌‌‌‍ ‍​‍‌‌​ ‌‌‌​​‍‌‌ ‌‍‍ ‌‍‌‌‌ ‍‌​‍‌‌​ ​ ‌​‌​​‍‌‌​ ​ ‌​‌​​‍‌‌​ ​‍​ ​‍​ ​‌‌‍​‍​ ‍​​ ​‌​ ‌​​ ‌‌​ ‌ ​ ‍‌​ ‍​​ ‌ ‌‍​‌‌‍‌​​‍‌‌​ ​‍​ ​‍​‍‌‌​ ‌‌‌​‌​​‍ ‍‌ ‌​‌‍‌‌‌ ‍​‌ ‌​​ ‌‍​‍‌‍​‌‌ ​ ‌‍‌‌‌‌‌‌‌ ​‍‌‍ ​​ ‌​‍‌‌​ ​‍‌​‌‍‌‍​‌‌‍‌​‌‍ ‌‌‍‍‌‌‍ ‍​‍‌‍‌‍‍‌‌‍‌​​ ‌​ ​‌​ ‌​​ ‍‌‌‍‌​‌‍‌‍​ ‌‍​ ​‌‌‍‌​​‍ ‌​ ​‌​ ​‌​ ‌ ‌‍​‌​‍ ‌​ ‌​‌‍‌‍​ ‌ ​ ​‍​‍ ‌‌‍​‌​ ​‌‌‍‌‍​ ‌‌​‍ ‌​ ‌​​ ‌‍​ ​‍​ ‌ ​ ‌‍‌‍​‌​ ‌​​ ​‍‌‍‌‍​ ‌‌‌‍‌‍‌‍‌​​‍‌‍‌ ‌​‌ ‍‌‌ ​​‌‍‌‌​ ‌‌‍​‍‌ ‌‌‌‍‍‌‌‍ ​‌‍‌​​‍‌‍‌ ​​‌‍​‌‌ ‌​‌‍‍​​ ‌‌‍‍‌​ ​‌​ ‍​‌‍ ‍‌‌ ‌‍ ​‌‍ ‌‍ ‍‌‍‌ ‌‌ ‌‍‌​‌‍‌‌‌ ​ ‌‍​ ​‍‌‌​ ‌‌‌​​‍‌‌ ‌‍‍ ‌‍‌‌‌ ‍‌​‍‌‌​ ​ ‌​‌​​‍‌‌​ ​ ‌​‌​​‍‌‌​ ​‍​ ​‍‌‍‌‌‌‍ ‍​‍‌‌​ ​‍​ ​‍​‍‌‌​ ‌‌‌​‌​​‍ ‍‌ ‌‍‌‍​‌‌‍ ​‌ ‌‌‌‍‌‌​‍‌‌​ ‌‌‌​​‍‌‌ ‌‍‍ ‌‍‌‌‌ ‍‌​‍‌‌​ ​ ‌​‌​​‍‌‌​ ​ ‌​‌​​‍‌‌​ ​‍​ ​‍‌‍​‌‌‍‌‌​ ‍​‌‍‌​​ ‌​‌‍‌​​ ‌​​ ‌‌​ ‍‌‌‍​‍‌‍​‌​ ​‌​‍‌‌​ ​‍​ ​‍​‍‌‌​ ‌‌‌​‌​​‍ ‍‌‍​ ‌‍‍​‌‍‍‌‌‍ ​‌‍‌​‌ ​‍‌‍‌‌‌‍ ‍​‍‌‌​ ‌‌‌​​‍‌‌ ‌‍‍ ‌‍‌‌‌ ‍‌​‍‌‌​ ​ ‌​‌​​‍‌‌​ ​ ‌​‌​​‍‌‌​ ​‍​ ​‍​ ​‌‌‍​‍​ ‍​​ ​‌​ ‌​​ ‌‌​ ‌ ​ ‍‌​ ‍​​ ‌ ‌‍​‌‌‍‌​​‍‌‌​ ​‍​ ​‍​‍‌‌​ ‌‌‌​‌​​‍ ‍‌ ‌​‌‍‌‌‌ ‍​‌ ‌​​‍‌‍‌ ​​‌‍‌‌‌ ​‍‌ ​ ‌ ​​‌‍‌‌‌‍​ ‌ ‌​‌‍‍‌‌ ‌‍‌‍‌‌​ ‌‌ ​​‌ ‌‌‌‍​‍‌‍ ​‌‍‍‌‌ ​ ‌‍‍​‌‍‌‌‌‍‌​​‍​‍‌ ‌ offers clean airflow,
modern aesthetics, and excellent component clearance—
making it a dream for both first-time and experienced
builders. It supports multiple 120mm and 140mm fans,
includes mesh ventilation, and has ample room for the
360mm AIO cooler. The case layout, paired with hidden
motherboard connectors, makes cable routing simple and
clean, giving this ​​​​‌ ‍ ​‍​‍‌‍ ‌ ​‍‌‍‍‌‌‍‌ ‌‍‍‌‌‍ ‍​‍​‍​ ‍‍​‍​‍‌ ​ ‌‍​‌‌‍ ‍‌‍‍‌‌ ‌​‌ ‍‌​‍ ‍‌‍‍‌‌‍ ​‍​‍​‍ ​​‍​‍‌‍‍​‌ ​‍‌‍‌‌‌‍‌‍​‍​‍​ ‍‍​‍​‍​‍ ‌‍​‌‌‍‌​‌‍ ‌‌‍‍‌‌‍ ‍​‍ ‌‍‍‌‌‍ ‍‌ ‌​‌‍‌‌‌‍ ‍‌ ‌​​‍ ‌‍‌‌‌‍‌​‌‍‍‌‌ ‌​​‍ ‌‍ ‌‌‍ ‌‍‌​‌‍‌‌​ ‌‌ ​​‌ ​‍‌‍‌‌‌ ​ ‌‍‌‌‌‍ ‍‌ ‌​‌‍​‌‌ ‌​‌‍‍‌‌‍ ‌‍ ‍​ ‍ ‌‍‍‌‌‍‌​​ ‌​ ​‌​ ‌​​ ‍‌‌‍‌​‌‍‌‍​ ‌‍​ ​‌‌‍‌​​‍ ‌​ ​‌​ ​‌​ ‌ ‌‍​‌​‍ ‌​ ‌​‌‍‌‍​ ‌ ​ ​‍​‍ ‌‌‍​‌​ ​‌‌‍‌‍​ ‌‌​‍ ‌​ ‌​​ ‌‍​ ​‍​ ‌ ​ ‌‍‌‍​‌​ ‌​​ ​‍‌‍‌‍​ ‌‌‌‍‌‍‌‍‌​​ ‍ ‌ ‌​‌ ‍‌‌ ​​‌‍‌‌​ ‌‌‍​‍‌ ‌‌‌‍‍‌‌‍ ​‌‍‌​​ ‍ ‌ ​​‌‍​‌‌ ‌​‌‍‍​​ ‌‌‍‍‌​ ​‌​ ‍​‌‍ ‍‌‌ ‌‍ ​‌‍ ‌‍ ‍‌‍‌ ‌‌ ‌‍‌​‌‍‌‌‌ ​ ‌‍​ ​‍‌‌​ ‌‌‌​​‍‌‌ ‌‍‍ ‌‍‌‌‌ ‍‌​‍‌‌​ ​ ‌​‌​​‍‌‌​ ​ ‌​‌​​‍‌‌​ ​‍​ ​‍‌‍‌‌‌‍ ‍​‍‌‌​ ​‍​ ​‍​‍‌‌​ ‌‌‌​‌​​‍ ‍‌ ‌‍‌‍​‌‌‍ ​‌ ‌‌‌‍‌‌​‍‌‌​ ‌‌‌​​‍‌‌ ‌‍‍ ‌‍‌‌‌ ‍‌​‍‌‌​ ​ ‌​‌​​‍‌‌​ ​ ‌​‌​​‍‌‌​ ​‍​ ​‍‌‍​‌‌‍‌‌​ ‍​‌‍‌​​ ‌​‌‍‌​​ ‌​​ ‌‌​ ‍‌‌‍​‍‌‍​‌​ ​‌​‍‌‌​ ​‍​ ​‍​‍‌‌​ ‌‌‌​‌​​‍ ‍‌‍​ ‌‍‍​‌‍‍‌‌‍ ​‌‍‌​‌ ​‍‌‍‌‌‌‍ ‍​‍‌‌​ ‌‌‌​​‍‌‌ ‌‍‍ ‌‍‌‌‌ ‍‌​‍‌‌​ ​ ‌​‌​​‍‌‌​ ​ ‌​‌​​‍‌‌​ ​‍​ ​‍‌‍​‌‌‍‌​‌‍​ ​ ​‌‌‍‌‌‌‍​‌​ ‌ ‌‍‌​​ ‌‍​ ‌​​ ​‌​ ​‌​‍‌‌​ ​‍​ ​‍​‍‌‌​ ‌‌‌​‌​​‍ ‍‌ ‌​‌‍‌‌‌ ‍​‌ ‌​​ ‌‍​‍‌‍​‌‌ ​ ‌‍‌‌‌‌‌‌‌ ​‍‌‍ ​​ ‌​‍‌‌​ ​‍‌​‌‍‌‍​‌‌‍‌​‌‍ ‌‌‍‍‌‌‍ ‍​‍‌‍‌‍‍‌‌‍‌​​ ‌​ ​‌​ ‌​​ ‍‌‌‍‌​‌‍‌‍​ ‌‍​ ​‌‌‍‌​​‍ ‌​ ​‌​ ​‌​ ‌ ‌‍​‌​‍ ‌​ ‌​‌‍‌‍​ ‌ ​ ​‍​‍ ‌‌‍​‌​ ​‌‌‍‌‍​ ‌‌​‍ ‌​ ‌​​ ‌‍​ ​‍​ ‌ ​ ‌‍‌‍​‌​ ‌​​ ​‍‌‍‌‍​ ‌‌‌‍‌‍‌‍‌​​‍‌‍‌ ‌​‌ ‍‌‌ ​​‌‍‌‌​ ‌‌‍​‍‌ ‌‌‌‍‍‌‌‍ ​‌‍‌​​‍‌‍‌ ​​‌‍​‌‌ ‌​‌‍‍​​ ‌‌‍‍‌​ ​‌​ ‍​‌‍ ‍‌‌ ‌‍ ​‌‍ ‌‍ ‍‌‍‌ ‌‌ ‌‍‌​‌‍‌‌‌ ​ ‌‍​ ​‍‌‌​ ‌‌‌​​‍‌‌ ‌‍‍ ‌‍‌‌‌ ‍‌​‍‌‌​ ​ ‌​‌​​‍‌‌​ ​ ‌​‌​​‍‌‌​ ​‍​ ​‍‌‍‌‌‌‍ ‍​‍‌‌​ ​‍​ ​‍​‍‌‌​ ‌‌‌​‌​​‍ ‍‌ ‌‍‌‍​‌‌‍ ​‌ ‌‌‌‍‌‌​‍‌‌​ ‌‌‌​​‍‌‌ ‌‍‍ ‌‍‌‌‌ ‍‌​‍‌‌​ ​ ‌​‌​​‍‌‌​ ​ ‌​‌​​‍‌‌​ ​‍​ ​‍‌‍​‌‌‍‌‌​ ‍​‌‍‌​​ ‌​‌‍‌​​ ‌​​ ‌‌​ ‍‌‌‍​‍‌‍​‌​ ​‌​‍‌‌​ ​‍​ ​‍​‍‌‌​ ‌‌‌​‌​​‍ ‍‌‍​ ‌‍‍​‌‍‍‌‌‍ ​‌‍‌​‌ ​‍‌‍‌‌‌‍ ‍​‍‌‌​ ‌‌‌​​‍‌‌ ‌‍‍ ‌‍‌‌‌ ‍‌​‍‌‌​ ​ ‌​‌​​‍‌‌​ ​ ‌​‌​​‍‌‌​ ​‍​ ​‍‌‍​‌‌‍‌​‌‍​ ​ ​‌‌‍‌‌‌‍​‌​ ‌ ‌‍‌​​ ‌‍​ ‌​​ ​‌​ ​‌​‍‌‌​ ​‍​ ​‍​‍‌‌​ ‌‌‌​‌​​‍ ‍‌ ‌​‌‍‌‌‌ ‍​‌ ‌​​‍‌‍‌ ​​‌‍‌‌‌ ​‍‌ ​ ‌ ​​‌‍‌‌‌‍​ ‌ ‌​‌‍‍‌‌ ‌‍‌‍‌‌​ ‌‌ ​​‌ ‌‌‌‍​‍‌‍ ​‌‍‍‌‌ ​ ‌‍‍​‌‍‌‌‌‍‌​​‍​‍‌ ‌ $1600 Gaming and Streaming PC​​​​‌ ‍ ​‍​‍‌‍ ‌ ​‍‌‍‍‌‌‍‌ ‌‍‍‌‌‍ ‍​‍​‍​ ‍‍​‍​‍‌ ​ ‌‍​‌‌‍ ‍‌‍‍‌‌ ‌​‌ ‍‌​‍ ‍‌‍‍‌‌‍ ​‍​‍​‍ ​​‍​‍‌‍‍​‌ ​‍‌‍‌‌‌‍‌‍​‍​‍​ ‍‍​‍​‍​‍ ‌‍​‌‌‍‌​‌‍ ‌‌‍‍‌‌‍ ‍​‍ ‌‍‍‌‌‍ ‍‌ ‌​‌‍‌‌‌‍ ‍‌ ‌​​‍ ‌‍‌‌‌‍‌​‌‍‍‌‌ ‌​​‍ ‌‍ ‌‌‍ ‌‍‌​‌‍‌‌​ ‌‌ ​​‌ ​‍‌‍‌‌‌ ​ ‌‍‌‌‌‍ ‍‌ ‌​‌‍​‌‌ ‌​‌‍‍‌‌‍ ‌‍ ‍​ ‍ ‌‍‍‌‌‍‌​​ ‌​ ​‌​ ‌​​ ‍‌‌‍‌​‌‍‌‍​ ‌‍​ ​‌‌‍‌​​‍ ‌​ ​‌​ ​‌​ ‌ ‌‍​‌​‍ ‌​ ‌​‌‍‌‍​ ‌ ​ ​‍​‍ ‌‌‍​‌​ ​‌‌‍‌‍​ ‌‌​‍ ‌​ ‌​​ ‌‍​ ​‍​ ‌ ​ ‌‍‌‍​‌​ ‌​​ ​‍‌‍‌‍​ ‌‌‌‍‌‍‌‍‌​​ ‍ ‌ ‌​‌ ‍‌‌ ​​‌‍‌‌​ ‌‌‍​‍‌ ‌‌‌‍‍‌‌‍ ​‌‍‌​​ ‍ ‌ ​​‌‍​‌‌ ‌​‌‍‍​​ ‌‌‍‍‌​ ​‌​ ‍​‌‍ ‍‌‌ ‌‍ ​‌‍ ‌‍ ‍‌‍‌ ‌‌ ‌‍‌​‌‍‌‌‌ ​ ‌‍​ ​‍‌‌​ ‌‌‌​​‍‌‌ ‌‍‍ ‌‍‌‌‌ ‍‌​‍‌‌​ ​ ‌​‌​​‍‌‌​ ​ ‌​‌​​‍‌‌​ ​‍​ ​‍‌‍‌‌‌‍ ‍​‍‌‌​ ​‍​ ​‍​‍‌‌​ ‌‌‌​‌​​‍ ‍‌ ‌‍‌‍​‌‌‍ ​‌ ‌‌‌‍‌‌​‍‌‌​ ‌‌‌​​‍‌‌ ‌‍‍ ‌‍‌‌‌ ‍‌​‍‌‌​ ​ ‌​‌​​‍‌‌​ ​ ‌​‌​​‍‌‌​ ​‍​ ​‍‌‍​‌‌‍‌‌​ ‍​‌‍‌​​ ‌​‌‍‌​​ ‌​​ ‌‌​ ‍‌‌‍​‍‌‍​‌​ ​‌​‍‌‌​ ​‍​ ​‍​‍‌‌​ ‌‌‌​‌​​‍ ‍‌‍​ ‌‍‍​‌‍‍‌‌‍ ​‌‍‌​‌ ​‍‌‍‌‌‌‍ ‍​‍‌‌​ ‌‌‌​​‍‌‌ ‌‍‍ ‌‍‌‌‌ ‍‌​‍‌‌​ ​ ‌​‌​​‍‌‌​ ​ ‌​‌​​‍‌‌​ ​‍​ ​‍​ ‍‌‌‍‌‍​ ​ ​ ​‌‌‍​‌​ ​‍‌‍​‌​ ​‍‌‍‌‌​ ‍​‌‍‌‌​ ​​​‍‌‌​ ​‍​ ​‍​‍‌‌​ ‌‌‌​‌​​‍ ‍‌ ‌​‌‍‌‌‌ ‍​‌ ‌​​ ‌‍​‍‌‍​‌‌ ​ ‌‍‌‌‌‌‌‌‌ ​‍‌‍ ​​ ‌​‍‌‌​ ​‍‌​‌‍‌‍​‌‌‍‌​‌‍ ‌‌‍‍‌‌‍ ‍​‍‌‍‌‍‍‌‌‍‌​​ ‌​ ​‌​ ‌​​ ‍‌‌‍‌​‌‍‌‍​ ‌‍​ ​‌‌‍‌​​‍ ‌​ ​‌​ ​‌​ ‌ ‌‍​‌​‍ ‌​ ‌​‌‍‌‍​ ‌ ​ ​‍​‍ ‌‌‍​‌​ ​‌‌‍‌‍​ ‌‌​‍ ‌​ ‌​​ ‌‍​ ​‍​ ‌ ​ ‌‍‌‍​‌​ ‌​​ ​‍‌‍‌‍​ ‌‌‌‍‌‍‌‍‌​​‍‌‍‌ ‌​‌ ‍‌‌ ​​‌‍‌‌​ ‌‌‍​‍‌ ‌‌‌‍‍‌‌‍ ​‌‍‌​​‍‌‍‌ ​​‌‍​‌‌ ‌​‌‍‍​​ ‌‌‍‍‌​ ​‌​ ‍​‌‍ ‍‌‌ ‌‍ ​‌‍ ‌‍ ‍‌‍‌ ‌‌ ‌‍‌​‌‍‌‌‌ ​ ‌‍​ ​‍‌‌​ ‌‌‌​​‍‌‌ ‌‍‍ ‌‍‌‌‌ ‍‌​‍‌‌​ ​ ‌​‌​​‍‌‌​ ​ ‌​‌​​‍‌‌​ ​‍​ ​‍‌‍‌‌‌‍ ‍​‍‌‌​ ​‍​ ​‍​‍‌‌​ ‌‌‌​‌​​‍ ‍‌ ‌‍‌‍​‌‌‍ ​‌ ‌‌‌‍‌‌​‍‌‌​ ‌‌‌​​‍‌‌ ‌‍‍ ‌‍‌‌‌ ‍‌​‍‌‌​ ​ ‌​‌​​‍‌‌​ ​ ‌​‌​​‍‌‌​ ​‍​ ​‍‌‍​‌‌‍‌‌​ ‍​‌‍‌​​ ‌​‌‍‌​​ ‌​​ ‌‌​ ‍‌‌‍​‍‌‍​‌​ ​‌​‍‌‌​ ​‍​ ​‍​‍‌‌​ ‌‌‌​‌​​‍ ‍‌‍​ ‌‍‍​‌‍‍‌‌‍ ​‌‍‌​‌ ​‍‌‍‌‌‌‍ ‍​‍‌‌​ ‌‌‌​​‍‌‌ ‌‍‍ ‌‍‌‌‌ ‍‌​‍‌‌​ ​ ‌​‌​​‍‌‌​ ​ ‌​‌​​‍‌‌​ ​‍​ ​‍​ ‍‌‌‍‌‍​ ​ ​ ​‌‌‍​‌​ ​‍‌‍​‌​ ​‍‌‍‌‌​ ‍​‌‍‌‌​ ​​​‍‌‌​ ​‍​ ​‍​‍‌‌​ ‌‌‌​‌​​‍ ‍‌ ‌​‌‍‌‌‌ ‍​‌ ‌​​‍‌‍‌ ​​‌‍‌‌‌ ​‍‌ ​ ‌ ​​‌‍‌‌‌‍​ ‌ ‌​‌‍‍‌‌ ‌‍‌‍‌‌​ ‌‌ ​​‌ ‌‌‌‍​‍‌‍ ​‌‍‍‌‌ ​ ‌‍‍​‌‍‌‌‌‍‌​​‍​‍‌ ‌ a
professional finish that’s ideal for a showpiece setup on a
streaming camera feed.​​​​‌ ‍ ​‍​‍‌‍ ‌ ​‍‌‍‍‌‌‍‌ ‌‍‍‌‌‍ ‍​‍​‍​ ‍‍​‍​‍‌ ​ ‌‍​‌‌‍ ‍‌‍‍‌‌ ‌​‌ ‍‌​‍ ‍‌‍‍‌‌‍ ​‍​‍​‍ ​​‍​‍‌‍‍​‌ ​‍‌‍‌‌‌‍‌‍​‍​‍​ ‍‍​‍​‍​‍ ‌‍​‌‌‍‌​‌‍ ‌‌‍‍‌‌‍ ‍​‍ ‌‍‍‌‌‍ ‍‌ ‌​‌‍‌‌‌‍ ‍‌ ‌​​‍ ‌‍‌‌‌‍‌​‌‍‍‌‌ ‌​​‍ ‌‍ ‌‌‍ ‌‍‌​‌‍‌‌​ ‌‌ ​​‌ ​‍‌‍‌‌‌ ​ ‌‍‌‌‌‍ ‍‌ ‌​‌‍​‌‌ ‌​‌‍‍‌‌‍ ‌‍ ‍​ ‍ ‌‍‍‌‌‍‌​​ ‌​ ​‌​ ‌​​ ‍‌‌‍‌​‌‍‌‍​ ‌‍​ ​‌‌‍‌​​‍ ‌​ ​‌​ ​‌​ ‌ ‌‍​‌​‍ ‌​ ‌​‌‍‌‍​ ‌ ​ ​‍​‍ ‌‌‍​‌​ ​‌‌‍‌‍​ ‌‌​‍ ‌​ ‌​​ ‌‍​ ​‍​ ‌ ​ ‌‍‌‍​‌​ ‌​​ ​‍‌‍‌‍​ ‌‌‌‍‌‍‌‍‌​​ ‍ ‌ ‌​‌ ‍‌‌ ​​‌‍‌‌​ ‌‌‍​‍‌ ‌‌‌‍‍‌‌‍ ​‌‍‌​​ ‍ ‌ ​​‌‍​‌‌ ‌​‌‍‍​​ ‌‌‍‍‌​ ​‌​ ‍​‌‍ ‍‌‌ ‌‍ ​‌‍ ‌‍ ‍‌‍‌ ‌‌ ‌‍‌​‌‍‌‌‌ ​ ‌‍​ ​‍‌‌​ ‌‌‌​​‍‌‌ ‌‍‍ ‌‍‌‌‌ ‍‌​‍‌‌​ ​ ‌​‌​​‍‌‌​ ​ ‌​‌​​‍‌‌​ ​‍​ ​‍‌‍‌‌‌‍ ‍​‍‌‌​ ​‍​ ​‍​‍‌‌​ ‌‌‌​‌​​‍ ‍‌ ‌‍‌‍​‌‌‍ ​‌ ‌‌‌‍‌‌​‍‌‌​ ‌‌‌​​‍‌‌ ‌‍‍ ‌‍‌‌‌ ‍‌​‍‌‌​ ​ ‌​‌​​‍‌‌​ ​ ‌​‌​​‍‌‌​ ​‍​ ​‍‌‍​‌‌‍‌‌​ ‍​‌‍‌​​ ‌​‌‍‌​​ ‌​​ ‌‌​ ‍‌‌‍​‍‌‍​‌​ ​‌​‍‌‌​ ​‍​ ​‍​‍‌‌​ ‌‌‌​‌​​‍ ‍‌‍​ ‌‍‍​‌‍‍‌‌‍ ​‌‍‌​‌ ​‍‌‍‌‌‌‍ ‍​‍‌‌​ ‌‌‌​​‍‌‌ ‌‍‍ ‌‍‌‌‌ ‍‌​‍‌‌​ ​ ‌​‌​​‍‌‌​ ​ ‌​‌​​‍‌‌​ ​‍​ ​‍​ ‌​‌‍‌‌​ ​​​ ‌ ​ ‌‍‌‍‌​​ ‌‍​ ‍‌​ ‌ ​ ‌‌‌‍‌‌​ ​ ​‍‌‌​ ​‍​ ​‍​‍‌‌​ ‌‌‌​‌​​‍ ‍‌ ‌​‌‍‌‌‌ ‍​‌ ‌​​ ‌‍​‍‌‍​‌‌ ​ ‌‍‌‌‌‌‌‌‌ ​‍‌‍ ​​ ‌​‍‌‌​ ​‍‌​‌‍‌‍​‌‌‍‌​‌‍ ‌‌‍‍‌‌‍ ‍​‍‌‍‌‍‍‌‌‍‌​​ ‌​ ​‌​ ‌​​ ‍‌‌‍‌​‌‍‌‍​ ‌‍​ ​‌‌‍‌​​‍ ‌​ ​‌​ ​‌​ ‌ ‌‍​‌​‍ ‌​ ‌​‌‍‌‍​ ‌ ​ ​‍​‍ ‌‌‍​‌​ ​‌‌‍‌‍​ ‌‌​‍ ‌​ ‌​​ ‌‍​ ​‍​ ‌ ​ ‌‍‌‍​‌​ ‌​​ ​‍‌‍‌‍​ ‌‌‌‍‌‍‌‍‌​​‍‌‍‌ ‌​‌ ‍‌‌ ​​‌‍‌‌​ ‌‌‍​‍‌ ‌‌‌‍‍‌‌‍ ​‌‍‌​​‍‌‍‌ ​​‌‍​‌‌ ‌​‌‍‍​​ ‌‌‍‍‌​ ​‌​ ‍​‌‍ ‍‌‌ ‌‍ ​‌‍ ‌‍ ‍‌‍‌ ‌‌ ‌‍‌​‌‍‌‌‌ ​ ‌‍​ ​‍‌‌​ ‌‌‌​​‍‌‌ ‌‍‍ ‌‍‌‌‌ ‍‌​‍‌‌​ ​ ‌​‌​​‍‌‌​ ​ ‌​‌​​‍‌‌​ ​‍​ ​‍‌‍‌‌‌‍ ‍​‍‌‌​ ​‍​ ​‍​‍‌‌​ ‌‌‌​‌​​‍ ‍‌ ‌‍‌‍​‌‌‍ ​‌ ‌‌‌‍‌‌​‍‌‌​ ‌‌‌​​‍‌‌ ‌‍‍ ‌‍‌‌‌ ‍‌​‍‌‌​ ​ ‌​‌​​‍‌‌​ ​ ‌​‌​​‍‌‌​ ​‍​ ​‍‌‍​‌‌‍‌‌​ ‍​‌‍‌​​ ‌​‌‍‌​​ ‌​​ ‌‌​ ‍‌‌‍​‍‌‍​‌​ ​‌​‍‌‌​ ​‍​ ​‍​‍‌‌​ ‌‌‌​‌​​‍ ‍‌‍​ ‌‍‍​‌‍‍‌‌‍ ​‌‍‌​‌ ​‍‌‍‌‌‌‍ ‍​‍‌‌​ ‌‌‌​​‍‌‌ ‌‍‍ ‌‍‌‌‌ ‍‌​‍‌‌​ ​ ‌​‌​​‍‌‌​ ​ ‌​‌​​‍‌‌​ ​‍​ ​‍​ ‌​‌‍‌‌​ ​​​ ‌ ​ ‌‍‌‍‌​​ ‌‍​ ‍‌​ ‌ ​ ‌‌‌‍‌‌​ ​ ​‍‌‌​ ​‍​ ​‍​‍‌‌​ ‌‌‌​‌​​‍ ‍‌ ‌​‌‍‌‌‌ ‍​‌ ‌​​‍‌‍‌ ​​‌‍‌‌‌ ​‍‌ ​ ‌ ​​‌‍‌‌‌‍​ ‌ ‌​‌‍‍‌‌ ‌‍‌‍‌‌​ ‌‌ ​​‌ ‌‌‌‍​‍‌‍ ​‌‍‍‌‌ ​ ‌‍‍​‌‍‌‌‌‍‌​​‍​‍‌ ‌